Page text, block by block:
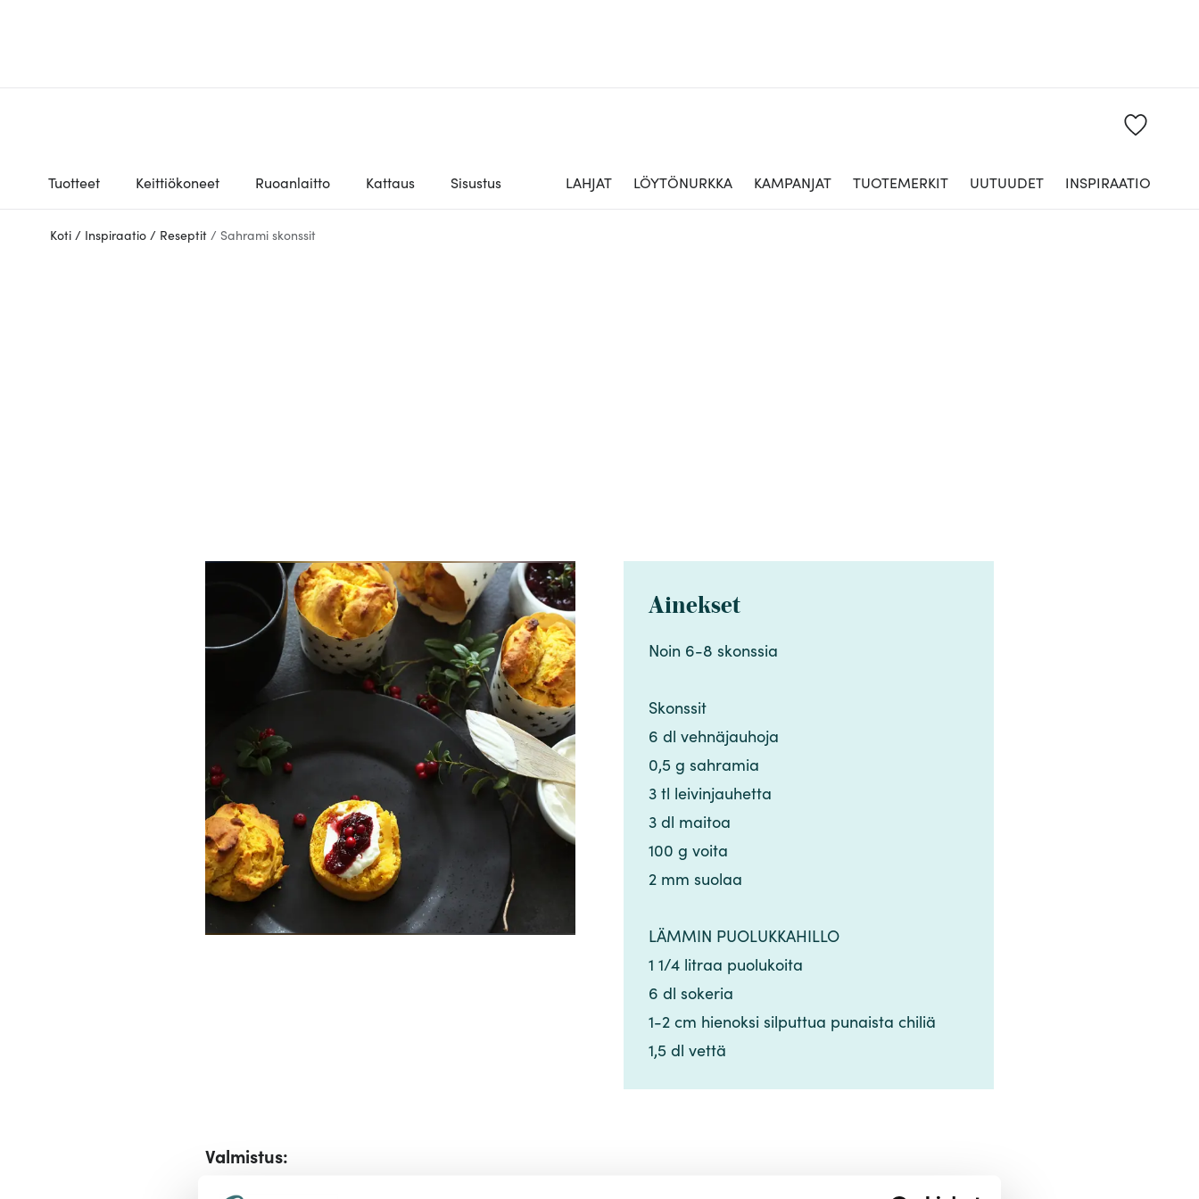
Tuotteet Keittiökoneet Ruoanlaitto Kattaus Sisustus LAHJAT LÖYTÖNURKKA KAMPANJAT TUOTEMERKIT UUTUUDET INSPIRAATIO
Koti / Inspiraatio / Reseptit / Sahrami skonssit
Ainekset
Noin 6-8 skonssia​​​​‌ ‍ ​‍​‍‌‍ ‌ ​‍‌‍‍‌‌‍‌ ‌‍‍‌‌‍ ‍​‍​‍​ ‍‍​‍​‍‌ ​ ‌‍​‌‌‍ ‍‌‍‍‌‌ ‌​‌ ‍‌​‍ ‍‌‍‍‌‌‍ ​‍​‍​‍ ​​‍​‍‌‍‍​‌ ​‍‌‍‌‌‌‍‌‍​‍​‍​ ‍‍​‍​‍‌‍‍​‌ ‌​‌ ‌​‌ ​​‌ ​ ​ ‍‍​‍ ​‍ ‌‍​ ‌‍ ‌‌ ​ ​‍ ‍‌‍​ ‌‍‌‌‌ ​‍‌ ‌‍‌‍‌‌‌ ​‍‌‍​‌​‍ ‍‌ ​ ‌‍‌‌​‍ ‌ ​​‌ ​‍‌‍ ‌‍‌​‌ ‌‌‌‍​ ‌ ‌​‌‍‍‌‌‍ ‌‍ ‍​‍ ‌‍‍‌‌‍ ‍‌ ‌​‌‍‌‌‌‍ ‍‌ ‌​​‍ ‌‍‌‌‌‍‌​‌‍‍‌‌ ‌​​‍ ‌‍ ‌‌‍ ‌‍‌​‌‍‌‌​ ‌‌ ​​‌ ​‍‌‍‌‌‌ ​ ‌‍‌‌‌‍ ‍‌ ‌​‌‍​‌‌ ‌​‌‍‍‌‌‍ ‌‍ ‍​ ‍ ‌‍‍‌‌‍‌​​ ‌‌‍​‍​ ‌​​ ‌ ‌‍‌‍​ ​‌‌‍‌‌‌‍‌​​ ‌‌​‍ ‌‌‍‌​​ ‍‌​ ​ ‌‍​‍​‍ ‌​ ‌​​ ‌‌​ ‌ ​ ‌ ​‍ ‌​ ‍​‌‍​‌​ ​‍‌‍‌​​‍ ‌​ ‌‍​ ​​​ ‌​​ ‍​​ ​ ​ ​​‌‍​‍​ ​‍‌‍​‍​ ‍‌‌‍‌‍​ ‌ ​ ‍ ‌ ‌​‌ ‍‌‌ ​​‌‍‌‌​ ‌‌ ​​‌‍​‌‌‍‌ ‌‍‌‌​ ‍ ‌ ​​‌‍​‌‌ ‌​‌‍‍​​ ‌‌‍​‍‌‍ ​‌‍ ‌‍​ ‌‍‍ ‌ ​ ​‍‌‌​ ‌‌‌​​‍‌‌ ‌‍‍ ‌‍‌‌‌ ‍‌​‍‌‌​ ​ ‌​‌​​‍‌‌​ ​ ‌​‌​​‍‌‌​ ​‍​ ​‍‌‍​‌​ ‌​‌‍​‌‌‍‌‍​ ​‌​ ​​‌‍​‌‌‍‌​​‍ ‌​ ‌ ​ ‌ ‌‍​ ​ ‍​​‍ ‌​ ‌​​ ​​‌‍​ ‌‍​‍​‍ ‌‌‍​‌​ ‌​‌‍​‍‌‍‌‌​‍ ‌​ ​ ​ ​‌​ ​​‌‍‌‌​ ‌‍​ ‍‌​ ‍​​ ‌​​ ‌‍​ ​‍​ ​‍​ ​‌​‍‌‌​ ​‍​ ​‍​‍‌‌​ ‌‌‌​‌​​‍ ‍‌‍​ ‌‍ ‌‍ ​‌ ‌‌‌‍ ‌‌‍ ‍‌ ​ ​‍‌‌​ ‌‌‌​​‍‌‌ ‌‍‍ ‌‍‌‌‌ ‍‌​‍‌‌​ ​ ‌​‌​​‍‌‌​ ​ ‌​‌​​‍‌‌​ ​‍​ ​‍​ ‌​​ ‌‍​ ‌‍​ ​ ​ ​ ​ ‍​​ ​‍​ ‍‌‌‍‌‌‌‍‌​​ ‌ ​ ‍​​‍‌‌​ ​‍​ ​‍​‍‌‌​ ‌‌‌​‌​​‍ ‍‌‍‍‌‌ ‌​‌‍‌‌‌‍ ‌‌ ​ ​‍‌‌​ ‌‌‌​​‍​ ​​​‍‌‌​ ‌‌‌​‌​​ ‌‍​‍‌‍​‌‌ ​ ‌‍‌‌‌‌‌‌‌ ​‍‌‍ ​​ ‌‌‍‍​‌ ‌​‌ ‌​‌ ​​‌ ​ ​‍‌‌​ ​ ‌​​‌​‍‌‌​ ​‍‌​‌‍​‍‌‌​ ​‍‌​‌‍‌‍​ ‌‍ ‌‌ ​ ​‍ ‍‌‍​ ‌‍‌‌‌ ​‍‌ ‌‍‌‍‌‌‌ ​‍‌‍​‌​‍ ‍‌ ​ ‌‍‌‌​‍‌‍‌‍‍‌‌‍‌​​ ‌‌‍​‍​ ‌​​ ‌ ‌‍‌‍​ ​‌‌‍‌‌‌‍‌​​ ‌‌​‍ ‌‌‍‌​​ ‍‌​ ​ ‌‍​‍​‍ ‌​ ‌​​ ‌‌​ ‌ ​ ‌ ​‍ ‌​ ‍​‌‍​‌​ ​‍‌‍‌​​‍ ‌​ ‌‍​ ​​​ ‌​​ ‍​​ ​ ​ ​​‌‍​‍​ ​‍‌‍​‍​ ‍‌‌‍‌‍​ ‌ ​‍‌‍‌ ‌​‌ ‍‌‌ ​​‌‍‌‌​ ‌‌ ​​‌‍​‌‌‍‌ ‌‍‌‌​‍‌‍‌ ​​‌‍​‌‌ ‌​‌‍‍​​ ‌‌‍​‍‌‍ ​‌‍ ‌‍​ ‌‍‍ ‌ ​ ​‍‌‌​ ‌‌‌​​‍‌‌ ‌‍‍ ‌‍‌‌‌ ‍‌​‍‌‌​ ​ ‌​‌​​‍‌‌​ ​ ‌​‌​​‍‌‌​ ​‍​ ​‍‌‍​‌​ ‌​‌‍​‌‌‍‌‍​ ​‌​ ​​‌‍​‌‌‍‌​​‍ ‌​ ‌ ​ ‌ ‌‍​ ​ ‍​​‍ ‌​ ‌​​ ​​‌‍​ ‌‍​‍​‍ ‌‌‍​‌​ ‌​‌‍​‍‌‍‌‌​‍ ‌​ ​ ​ ​‌​ ​​‌‍‌‌​ ‌‍​ ‍‌​ ‍​​ ‌​​ ‌‍​ ​‍​ ​‍​ ​‌​‍‌‌​ ​‍​ ​‍​‍‌‌​ ‌‌‌​‌​​‍ ‍‌‍​ ‌‍ ‌‍ ​‌ ‌‌‌‍ ‌‌‍ ‍‌ ​ ​‍‌‌​ ‌‌‌​​‍‌‌ ‌‍‍ ‌‍‌‌‌ ‍‌​‍‌‌​ ​ ‌​‌​​‍‌‌​ ​ ‌​‌​​‍‌‌​ ​‍​ ​‍​ ‌​​ ‌‍​ ‌‍​ ​ ​ ​ ​ ‍​​ ​‍​ ‍‌‌‍‌‌‌‍‌​​ ‌ ​ ‍​​‍‌‌​ ​‍​ ​‍​‍‌‌​ ‌‌‌​‌​​‍ ‍‌‍‍‌‌ ‌​‌‍‌‌‌‍ ‌‌ ​ ​‍‌‌​ ‌‌‌​​‍​ ​​​‍‌‌​ ‌‌‌​‌​​‍‌‍‌ ‌ ‌‍ ‌ ​‍‌‍‍ ‌ ​ ‌ ​​‌‍​‌‌‍​ ‌‍‌‌​ ‌‌ ​​‌ ​‍‌‍ ‌‍‌​‌ ‌‌‌‍​ ‌ ‌​‌‍‍‌‌‍ ‌‍ ‍​‍‌‍‌ ​​‌‍‌‌‌ ​‍‌ ​ ‌ ​​‌‍‌‌‌‍​ ‌ ‌​‌‍‍‌‌ ‌‍‌‍‌‌​ ‌‌ ​​‌ ‌‌‌‍​‍‌‍ ​‌‍‍‌‌ ​ ‌‍‍​‌‍‌‌‌‍‌​​‍​‍‌ ‌
Skonssit​​​​‌ ‍ ​‍​‍‌‍ ‌ ​‍‌‍‍‌‌‍‌ ‌‍‍‌‌‍ ‍​‍​‍​ ‍‍​‍​‍‌ ​ ‌‍​‌‌‍ ‍‌‍‍‌‌ ‌​‌ ‍‌​‍ ‍‌‍‍‌‌‍ ​‍​‍​‍ ​​‍​‍‌‍‍​‌ ​‍‌‍‌‌‌‍‌‍​‍​‍​ ‍‍​‍​‍‌‍‍​‌ ‌​‌ ‌​‌ ​​‌ ​ ​ ‍‍​‍ ​‍ ‌‍​ ‌‍ ‌‌ ​ ​‍ ‍‌‍​ ‌‍‌‌‌ ​‍‌ ‌‍‌‍‌‌‌ ​‍‌‍​‌​‍ ‍‌ ​ ‌‍‌‌​‍ ‌ ​​‌ ​‍‌‍ ‌‍‌​‌ ‌‌‌‍​ ‌ ‌​‌‍‍‌‌‍ ‌‍ ‍​‍ ‌‍‍‌‌‍ ‍‌ ‌​‌‍‌‌‌‍ ‍‌ ‌​​‍ ‌‍‌‌‌‍‌​‌‍‍‌‌ ‌​​‍ ‌‍ ‌‌‍ ‌‍‌​‌‍‌‌​ ‌‌ ​​‌ ​‍‌‍‌‌‌ ​ ‌‍‌‌‌‍ ‍‌ ‌​‌‍​‌‌ ‌​‌‍‍‌‌‍ ‌‍ ‍​ ‍ ‌‍‍‌‌‍‌​​ ‌‌‍​‍​ ‌​​ ‌ ‌‍‌‍​ ​‌‌‍‌‌‌‍‌​​ ‌‌​‍ ‌‌‍‌​​ ‍‌​ ​ ‌‍​‍​‍ ‌​ ‌​​ ‌‌​ ‌ ​ ‌ ​‍ ‌​ ‍​‌‍​‌​ ​‍‌‍‌​​‍ ‌​ ‌‍​ ​​​ ‌​​ ‍​​ ​ ​ ​​‌‍​‍​ ​‍‌‍​‍​ ‍‌‌‍‌‍​ ‌ ​ ‍ ‌ ‌​‌ ‍‌‌ ​​‌‍‌‌​ ‌‌ ​​‌‍​‌‌‍‌ ‌‍‌‌​ ‍ ‌ ​​‌‍​‌‌ ‌​‌‍‍​​ ‌‌‍​‍‌‍ ​‌‍ ‌‍​ ‌‍‍ ‌ ​ ​‍‌‌​ ‌‌‌​​‍‌‌ ‌‍‍ ‌‍‌‌‌ ‍‌​‍‌‌​ ​ ‌​‌​​‍‌‌​ ​ ‌​‌​​‍‌‌​ ​‍​ ​‍‌‍​‌​ ‌​‌‍​‌‌‍‌‍​ ​‌​ ​​‌‍​‌‌‍‌​​‍ ‌​ ‌ ​ ‌ ‌‍​ ​ ‍​​‍ ‌​ ‌​​ ​​‌‍​ ‌‍​‍​‍ ‌‌‍​‌​ ‌​‌‍​‍‌‍‌‌​‍ ‌​ ​ ​ ​‌​ ​​‌‍‌‌​ ‌‍​ ‍‌​ ‍​​ ‌​​ ‌‍​ ​‍​ ​‍​ ​‌​‍‌‌​ ​‍​ ​‍​‍‌‌​ ‌‌‌​‌​​‍ ‍‌‍​ ‌‍ ‌‍ ​‌ ‌‌‌‍ ‌‌‍ ‍‌ ​ ​‍‌‌​ ‌‌‌​​‍‌‌ ‌‍‍ ‌‍‌‌‌ ‍‌​‍‌‌​ ​ ‌​‌​​‍‌‌​ ​ ‌​‌​​‍‌‌​ ​‍​ ​‍​ ‌​​ ‌‍​ ‌‍​ ​ ​ ​ ​ ‍​​ ​‍​ ‍‌‌‍‌‌‌‍‌​​ ‌ ​ ‍​​‍‌‌​ ​‍​ ​‍​‍‌‌​ ‌‌‌​‌​​‍ ‍‌‍‍‌‌ ‌​‌‍‌‌‌‍ ‌‌ ​ ​‍‌‌​ ‌‌‌​​‍​ ​‍​‍‌‌​ ‌‌‌​‌​​ ‌‍​‍‌‍​‌‌ ​ ‌‍‌‌‌‌‌‌‌ ​‍‌‍ ​​ ‌‌‍‍​‌ ‌​‌ ‌​‌ ​​‌ ​ ​‍‌‌​ ​ ‌​​‌​‍‌‌​ ​‍‌​‌‍​‍‌‌​ ​‍‌​‌‍‌‍​ ‌‍ ‌‌ ​ ​‍ ‍‌‍​ ‌‍‌‌‌ ​‍‌ ‌‍‌‍‌‌‌ ​‍‌‍​‌​‍ ‍‌ ​ ‌‍‌‌​‍‌‍‌‍‍‌‌‍‌​​ ‌‌‍​‍​ ‌​​ ‌ ‌‍‌‍​ ​‌‌‍‌‌‌‍‌​​ ‌‌​‍ ‌‌‍‌​​ ‍‌​ ​ ‌‍​‍​‍ ‌​ ‌​​ ‌‌​ ‌ ​ ‌ ​‍ ‌​ ‍​‌‍​‌​ ​‍‌‍‌​​‍ ‌​ ‌‍​ ​​​ ‌​​ ‍​​ ​ ​ ​​‌‍​‍​ ​‍‌‍​‍​ ‍‌‌‍‌‍​ ‌ ​‍‌‍‌ ‌​‌ ‍‌‌ ​​‌‍‌‌​ ‌‌ ​​‌‍​‌‌‍‌ ‌‍‌‌​‍‌‍‌ ​​‌‍​‌‌ ‌​‌‍‍​​ ‌‌‍​‍‌‍ ​‌‍ ‌‍​ ‌‍‍ ‌ ​ ​‍‌‌​ ‌‌‌​​‍‌‌ ‌‍‍ ‌‍‌‌‌ ‍‌​‍‌‌​ ​ ‌​‌​​‍‌‌​ ​ ‌​‌​​‍‌‌​ ​‍​ ​‍‌‍​‌​ ‌​‌‍​‌‌‍‌‍​ ​‌​ ​​‌‍​‌‌‍‌​​‍ ‌​ ‌ ​ ‌ ‌‍​ ​ ‍​​‍ ‌​ ‌​​ ​​‌‍​ ‌‍​‍​‍ ‌‌‍​‌​ ‌​‌‍​‍‌‍‌‌​‍ ‌​ ​ ​ ​‌​ ​​‌‍‌‌​ ‌‍​ ‍‌​ ‍​​ ‌​​ ‌‍​ ​‍​ ​‍​ ​‌​‍‌‌​ ​‍​ ​‍​‍‌‌​ ‌‌‌​‌​​‍ ‍‌‍​ ‌‍ ‌‍ ​‌ ‌‌‌‍ ‌‌‍ ‍‌ ​ ​‍‌‌​ ‌‌‌​​‍‌‌ ‌‍‍ ‌‍‌‌‌ ‍‌​‍‌‌​ ​ ‌​‌​​‍‌‌​ ​ ‌​‌​​‍‌‌​ ​‍​ ​‍​ ‌​​ ‌‍​ ‌‍​ ​ ​ ​ ​ ‍​​ ​‍​ ‍‌‌‍‌‌‌‍‌​​ ‌ ​ ‍​​‍‌‌​ ​‍​ ​‍​‍‌‌​ ‌‌‌​‌​​‍ ‍‌‍‍‌‌ ‌​‌‍‌‌‌‍ ‌‌ ​ ​‍‌‌​ ‌‌‌​​‍​ ​‍​‍‌‌​ ‌‌‌​‌​​‍‌‍‌ ‌ ‌‍ ‌ ​‍‌‍‍ ‌ ​ ‌ ​​‌‍​‌‌‍​ ‌‍‌‌​ ‌‌ ​​‌ ​‍‌‍ ‌‍‌​‌ ‌‌‌‍​ ‌ ‌​‌‍‍‌‌‍ ‌‍ ‍​‍‌‍‌ ​​‌‍‌‌‌ ​‍‌ ​ ‌ ​​‌‍‌‌‌‍​ ‌ ‌​‌‍‍‌‌ ‌‍‌‍‌‌​ ‌‌ ​​‌ ‌‌‌‍​‍‌‍ ​‌‍‍‌‌ ​ ‌‍‍​‌‍‌‌‌‍‌​​‍​‍‌ ‌
6 dl vehnäjauhoja​​​​‌ ‍ ​‍​‍‌‍ ‌ ​‍‌‍‍‌‌‍‌ ‌‍‍‌‌‍ ‍​‍​‍​ ‍‍​‍​‍‌ ​ ‌‍​‌‌‍ ‍‌‍‍‌‌ ‌​‌ ‍‌​‍ ‍‌‍‍‌‌‍ ​‍​‍​‍ ​​‍​‍‌‍‍​‌ ​‍‌‍‌‌‌‍‌‍​‍​‍​ ‍‍​‍​‍‌‍‍​‌ ‌​‌ ‌​‌ ​​‌ ​ ​ ‍‍​‍ ​‍ ‌‍​ ‌‍ ‌‌ ​ ​‍ ‍‌‍​ ‌‍‌‌‌ ​‍‌ ‌‍‌‍‌‌‌ ​‍‌‍​‌​‍ ‍‌ ​ ‌‍‌‌​‍ ‌ ​​‌ ​‍‌‍ ‌‍‌​‌ ‌‌‌‍​ ‌ ‌​‌‍‍‌‌‍ ‌‍ ‍​‍ ‌‍‍‌‌‍ ‍‌ ‌​‌‍‌‌‌‍ ‍‌ ‌​​‍ ‌‍‌‌‌‍‌​‌‍‍‌‌ ‌​​‍ ‌‍ ‌‌‍ ‌‍‌​‌‍‌‌​ ‌‌ ​​‌ ​‍‌‍‌‌‌ ​ ‌‍‌‌‌‍ ‍‌ ‌​‌‍​‌‌ ‌​‌‍‍‌‌‍ ‌‍ ‍​ ‍ ‌‍‍‌‌‍‌​​ ‌‌‍​‍​ ‌​​ ‌ ‌‍‌‍​ ​‌‌‍‌‌‌‍‌​​ ‌‌​‍ ‌‌‍‌​​ ‍‌​ ​ ‌‍​‍​‍ ‌​ ‌​​ ‌‌​ ‌ ​ ‌ ​‍ ‌​ ‍​‌‍​‌​ ​‍‌‍‌​​‍ ‌​ ‌‍​ ​​​ ‌​​ ‍​​ ​ ​ ​​‌‍​‍​ ​‍‌‍​‍​ ‍‌‌‍‌‍​ ‌ ​ ‍ ‌ ‌​‌ ‍‌‌ ​​‌‍‌‌​ ‌‌ ​​‌‍​‌‌‍‌ ‌‍‌‌​ ‍ ‌ ​​‌‍​‌‌ ‌​‌‍‍​​ ‌‌‍​‍‌‍ ​‌‍ ‌‍​ ‌‍‍ ‌ ​ ​‍‌‌​ ‌‌‌​​‍‌‌ ‌‍‍ ‌‍‌‌‌ ‍‌​‍‌‌​ ​ ‌​‌​​‍‌‌​ ​ ‌​‌​​‍‌‌​ ​‍​ ​‍‌‍​‌​ ‌​‌‍​‌‌‍‌‍​ ​‌​ ​​‌‍​‌‌‍‌​​‍ ‌​ ‌ ​ ‌ ‌‍​ ​ ‍​​‍ ‌​ ‌​​ ​​‌‍​ ‌‍​‍​‍ ‌‌‍​‌​ ‌​‌‍​‍‌‍‌‌​‍ ‌​ ​ ​ ​‌​ ​​‌‍‌‌​ ‌‍​ ‍‌​ ‍​​ ‌​​ ‌‍​ ​‍​ ​‍​ ​‌​‍‌‌​ ​‍​ ​‍​‍‌‌​ ‌‌‌​‌​​‍ ‍‌‍​ ‌‍ ‌‍ ​‌ ‌‌‌‍ ‌‌‍ ‍‌ ​ ​‍‌‌​ ‌‌‌​​‍‌‌ ‌‍‍ ‌‍‌‌‌ ‍‌​‍‌‌​ ​ ‌​‌​​‍‌‌​ ​ ‌​‌​​‍‌‌​ ​‍​ ​‍​ ‌​​ ‌‍​ ‌‍​ ​ ​ ​ ​ ‍​​ ​‍​ ‍‌‌‍‌‌‌‍‌​​ ‌ ​ ‍​​‍‌‌​ ​‍​ ​‍​‍‌‌​ ‌‌‌​‌​​‍ ‍‌‍‍‌‌ ‌​‌‍‌‌‌‍ ‌‌ ​ ​‍‌‌​ ‌‌‌​​‍​ ​ ​‍‌‌​ ‌‌‌​‌​​ ‌‍​‍‌‍​‌‌ ​ ‌‍‌‌‌‌‌‌‌ ​‍‌‍ ​​ ‌‌‍‍​‌ ‌​‌ ‌​‌ ​​‌ ​ ​‍‌‌​ ​ ‌​​‌​‍‌‌​ ​‍‌​‌‍​‍‌‌​ ​‍‌​‌‍‌‍​ ‌‍ ‌‌ ​ ​‍ ‍‌‍​ ‌‍‌‌‌ ​‍‌ ‌‍‌‍‌‌‌ ​‍‌‍​‌​‍ ‍‌ ​ ‌‍‌‌​‍‌‍‌‍‍‌‌‍‌​​ ‌‌‍​‍​ ‌​​ ‌ ‌‍‌‍​ ​‌‌‍‌‌‌‍‌​​ ‌‌​‍ ‌‌‍‌​​ ‍‌​ ​ ‌‍​‍​‍ ‌​ ‌​​ ‌‌​ ‌ ​ ‌ ​‍ ‌​ ‍​‌‍​‌​ ​‍‌‍‌​​‍ ‌​ ‌‍​ ​​​ ‌​​ ‍​​ ​ ​ ​​‌‍​‍​ ​‍‌‍​‍​ ‍‌‌‍‌‍​ ‌ ​‍‌‍‌ ‌​‌ ‍‌‌ ​​‌‍‌‌​ ‌‌ ​​‌‍​‌‌‍‌ ‌‍‌‌​‍‌‍‌ ​​‌‍​‌‌ ‌​‌‍‍​​ ‌‌‍​‍‌‍ ​‌‍ ‌‍​ ‌‍‍ ‌ ​ ​‍‌‌​ ‌‌‌​​‍‌‌ ‌‍‍ ‌‍‌‌‌ ‍‌​‍‌‌​ ​ ‌​‌​​‍‌‌​ ​ ‌​‌​​‍‌‌​ ​‍​ ​‍‌‍​‌​ ‌​‌‍​‌‌‍‌‍​ ​‌​ ​​‌‍​‌‌‍‌​​‍ ‌​ ‌ ​ ‌ ‌‍​ ​ ‍​​‍ ‌​ ‌​​ ​​‌‍​ ‌‍​‍​‍ ‌‌‍​‌​ ‌​‌‍​‍‌‍‌‌​‍ ‌​ ​ ​ ​‌​ ​​‌‍‌‌​ ‌‍​ ‍‌​ ‍​​ ‌​​ ‌‍​ ​‍​ ​‍​ ​‌​‍‌‌​ ​‍​ ​‍​‍‌‌​ ‌‌‌​‌​​‍ ‍‌‍​ ‌‍ ‌‍ ​‌ ‌‌‌‍ ‌‌‍ ‍‌ ​ ​‍‌‌​ ‌‌‌​​‍‌‌ ‌‍‍ ‌‍‌‌‌ ‍‌​‍‌‌​ ​ ‌​‌​​‍‌‌​ ​ ‌​‌​​‍‌‌​ ​‍​ ​‍​ ‌​​ ‌‍​ ‌‍​ ​ ​ ​ ​ ‍​​ ​‍​ ‍‌‌‍‌‌‌‍‌​​ ‌ ​ ‍​​‍‌‌​ ​‍​ ​‍​‍‌‌​ ‌‌‌​‌​​‍ ‍‌‍‍‌‌ ‌​‌‍‌‌‌‍ ‌‌ ​ ​‍‌‌​ ‌‌‌​​‍​ ​ ​‍‌‌​ ‌‌‌​‌​​‍‌‍‌ ‌ ‌‍ ‌ ​‍‌‍‍ ‌ ​ ‌ ​​‌‍​‌‌‍​ ‌‍‌‌​ ‌‌ ​​‌ ​‍‌‍ ‌‍‌​‌ ‌‌‌‍​ ‌ ‌​‌‍‍‌‌‍ ‌‍ ‍​‍‌‍‌ ​​‌‍‌‌‌ ​‍‌ ​ ‌ ​​‌‍‌‌‌‍​ ‌ ‌​‌‍‍‌‌ ‌‍‌‍‌‌​ ‌‌ ​​‌ ‌‌‌‍​‍‌‍ ​‌‍‍‌‌ ​ ‌‍‍​‌‍‌‌‌‍‌​​‍​‍‌ ‌
0,5 g sahramia​​​​‌ ‍ ​‍​‍‌‍ ‌ ​‍‌‍‍‌‌‍‌ ‌‍‍‌‌‍ ‍​‍​‍​ ‍‍​‍​‍‌ ​ ‌‍​‌‌‍ ‍‌‍‍‌‌ ‌​‌ ‍‌​‍ ‍‌‍‍‌‌‍ ​‍​‍​‍ ​​‍​‍‌‍‍​‌ ​‍‌‍‌‌‌‍‌‍​‍​‍​ ‍‍​‍​‍‌‍‍​‌ ‌​‌ ‌​‌ ​​‌ ​ ​ ‍‍​‍ ​‍ ‌‍​ ‌‍ ‌‌ ​ ​‍ ‍‌‍​ ‌‍‌‌‌ ​‍‌ ‌‍‌‍‌‌‌ ​‍‌‍​‌​‍ ‍‌ ​ ‌‍‌‌​‍ ‌ ​​‌ ​‍‌‍ ‌‍‌​‌ ‌‌‌‍​ ‌ ‌​‌‍‍‌‌‍ ‌‍ ‍​‍ ‌‍‍‌‌‍ ‍‌ ‌​‌‍‌‌‌‍ ‍‌ ‌​​‍ ‌‍‌‌‌‍‌​‌‍‍‌‌ ‌​​‍ ‌‍ ‌‌‍ ‌‍‌​‌‍‌‌​ ‌‌ ​​‌ ​‍‌‍‌‌‌ ​ ‌‍‌‌‌‍ ‍‌ ‌​‌‍​‌‌ ‌​‌‍‍‌‌‍ ‌‍ ‍​ ‍ ‌‍‍‌‌‍‌​​ ‌‌‍​‍​ ‌​​ ‌ ‌‍‌‍​ ​‌‌‍‌‌‌‍‌​​ ‌‌​‍ ‌‌‍‌​​ ‍‌​ ​ ‌‍​‍​‍ ‌​ ‌​​ ‌‌​ ‌ ​ ‌ ​‍ ‌​ ‍​‌‍​‌​ ​‍‌‍‌​​‍ ‌​ ‌‍​ ​​​ ‌​​ ‍​​ ​ ​ ​​‌‍​‍​ ​‍‌‍​‍​ ‍‌‌‍‌‍​ ‌ ​ ‍ ‌ ‌​‌ ‍‌‌ ​​‌‍‌‌​ ‌‌ ​​‌‍​‌‌‍‌ ‌‍‌‌​ ‍ ‌ ​​‌‍​‌‌ ‌​‌‍‍​​ ‌‌‍​‍‌‍ ​‌‍ ‌‍​ ‌‍‍ ‌ ​ ​‍‌‌​ ‌‌‌​​‍‌‌ ‌‍‍ ‌‍‌‌‌ ‍‌​‍‌‌​ ​ ‌​‌​​‍‌‌​ ​ ‌​‌​​‍‌‌​ ​‍​ ​‍‌‍​‌​ ‌​‌‍​‌‌‍‌‍​ ​‌​ ​​‌‍​‌‌‍‌​​‍ ‌​ ‌ ​ ‌ ‌‍​ ​ ‍​​‍ ‌​ ‌​​ ​​‌‍​ ‌‍​‍​‍ ‌‌‍​‌​ ‌​‌‍​‍‌‍‌‌​‍ ‌​ ​ ​ ​‌​ ​​‌‍‌‌​ ‌‍​ ‍‌​ ‍​​ ‌​​ ‌‍​ ​‍​ ​‍​ ​‌​‍‌‌​ ​‍​ ​‍​‍‌‌​ ‌‌‌​‌​​‍ ‍‌‍​ ‌‍ ‌‍ ​‌ ‌‌‌‍ ‌‌‍ ‍‌ ​ ​‍‌‌​ ‌‌‌​​‍‌‌ ‌‍‍ ‌‍‌‌‌ ‍‌​‍‌‌​ ​ ‌​‌​​‍‌‌​ ​ ‌​‌​​‍‌‌​ ​‍​ ​‍​ ‌​​ ‌‍​ ‌‍​ ​ ​ ​ ​ ‍​​ ​‍​ ‍‌‌‍‌‌‌‍‌​​ ‌ ​ ‍​​‍‌‌​ ​‍​ ​‍​‍‌‌​ ‌‌‌​‌​​‍ ‍‌‍‍‌‌ ‌​‌‍‌‌‌‍ ‌‌ ​ ​‍‌‌​ ‌‌‌​​‍​ ‌​​‍‌‌​ ‌‌‌​‌​​ ‌‍​‍‌‍​‌‌ ​ ‌‍‌‌‌‌‌‌‌ ​‍‌‍ ​​ ‌‌‍‍​‌ ‌​‌ ‌​‌ ​​‌ ​ ​‍‌‌​ ​ ‌​​‌​‍‌‌​ ​‍‌​‌‍​‍‌‌​ ​‍‌​‌‍‌‍​ ‌‍ ‌‌ ​ ​‍ ‍‌‍​ ‌‍‌‌‌ ​‍‌ ‌‍‌‍‌‌‌ ​‍‌‍​‌​‍ ‍‌ ​ ‌‍‌‌​‍‌‍‌‍‍‌‌‍‌​​ ‌‌‍​‍​ ‌​​ ‌ ‌‍‌‍​ ​‌‌‍‌‌‌‍‌​​ ‌‌​‍ ‌‌‍‌​​ ‍‌​ ​ ‌‍​‍​‍ ‌​ ‌​​ ‌‌​ ‌ ​ ‌ ​‍ ‌​ ‍​‌‍​‌​ ​‍‌‍‌​​‍ ‌​ ‌‍​ ​​​ ‌​​ ‍​​ ​ ​ ​​‌‍​‍​ ​‍‌‍​‍​ ‍‌‌‍‌‍​ ‌ ​‍‌‍‌ ‌​‌ ‍‌‌ ​​‌‍‌‌​ ‌‌ ​​‌‍​‌‌‍‌ ‌‍‌‌​‍‌‍‌ ​​‌‍​‌‌ ‌​‌‍‍​​ ‌‌‍​‍‌‍ ​‌‍ ‌‍​ ‌‍‍ ‌ ​ ​‍‌‌​ ‌‌‌​​‍‌‌ ‌‍‍ ‌‍‌‌‌ ‍‌​‍‌‌​ ​ ‌​‌​​‍‌‌​ ​ ‌​‌​​‍‌‌​ ​‍​ ​‍‌‍​‌​ ‌​‌‍​‌‌‍‌‍​ ​‌​ ​​‌‍​‌‌‍‌​​‍ ‌​ ‌ ​ ‌ ‌‍​ ​ ‍​​‍ ‌​ ‌​​ ​​‌‍​ ‌‍​‍​‍ ‌‌‍​‌​ ‌​‌‍​‍‌‍‌‌​‍ ‌​ ​ ​ ​‌​ ​​‌‍‌‌​ ‌‍​ ‍‌​ ‍​​ ‌​​ ‌‍​ ​‍​ ​‍​ ​‌​‍‌‌​ ​‍​ ​‍​‍‌‌​ ‌‌‌​‌​​‍ ‍‌‍​ ‌‍ ‌‍ ​‌ ‌‌‌‍ ‌‌‍ ‍‌ ​ ​‍‌‌​ ‌‌‌​​‍‌‌ ‌‍‍ ‌‍‌‌‌ ‍‌​‍‌‌​ ​ ‌​‌​​‍‌‌​ ​ ‌​‌​​‍‌‌​ ​‍​ ​‍​ ‌​​ ‌‍​ ‌‍​ ​ ​ ​ ​ ‍​​ ​‍​ ‍‌‌‍‌‌‌‍‌​​ ‌ ​ ‍​​‍‌‌​ ​‍​ ​‍​‍‌‌​ ‌‌‌​‌​​‍ ‍‌‍‍‌‌ ‌​‌‍‌‌‌‍ ‌‌ ​ ​‍‌‌​ ‌‌‌​​‍​ ‌​​‍‌‌​ ‌‌‌​‌​​‍‌‍‌ ‌ ‌‍ ‌ ​‍‌‍‍ ‌ ​ ‌ ​​‌‍​‌‌‍​ ‌‍‌‌​ ‌‌ ​​‌ ​‍‌‍ ‌‍‌​‌ ‌‌‌‍​ ‌ ‌​‌‍‍‌‌‍ ‌‍ ‍​‍‌‍‌ ​​‌‍‌‌‌ ​‍‌ ​ ‌ ​​‌‍‌‌‌‍​ ‌ ‌​‌‍‍‌‌ ‌‍‌‍‌‌​ ‌‌ ​​‌ ‌‌‌‍​‍‌‍ ​‌‍‍‌‌ ​ ‌‍‍​‌‍‌‌‌‍‌​​‍​‍‌ ‌
3 tl leivinjauhetta​​​​‌ ‍ ​‍​‍‌‍ ‌ ​‍‌‍‍‌‌‍‌ ‌‍‍‌‌‍ ‍​‍​‍​ ‍‍​‍​‍‌ ​ ‌‍​‌‌‍ ‍‌‍‍‌‌ ‌​‌ ‍‌​‍ ‍‌‍‍‌‌‍ ​‍​‍​‍ ​​‍​‍‌‍‍​‌ ​‍‌‍‌‌‌‍‌‍​‍​‍​ ‍‍​‍​‍‌‍‍​‌ ‌​‌ ‌​‌ ​​‌ ​ ​ ‍‍​‍ ​‍ ‌‍​ ‌‍ ‌‌ ​ ​‍ ‍‌‍​ ‌‍‌‌‌ ​‍‌ ‌‍‌‍‌‌‌ ​‍‌‍​‌​‍ ‍‌ ​ ‌‍‌‌​‍ ‌ ​​‌ ​‍‌‍ ‌‍‌​‌ ‌‌‌‍​ ‌ ‌​‌‍‍‌‌‍ ‌‍ ‍​‍ ‌‍‍‌‌‍ ‍‌ ‌​‌‍‌‌‌‍ ‍‌ ‌​​‍ ‌‍‌‌‌‍‌​‌‍‍‌‌ ‌​​‍ ‌‍ ‌‌‍ ‌‍‌​‌‍‌‌​ ‌‌ ​​‌ ​‍‌‍‌‌‌ ​ ‌‍‌‌‌‍ ‍‌ ‌​‌‍​‌‌ ‌​‌‍‍‌‌‍ ‌‍ ‍​ ‍ ‌‍‍‌‌‍‌​​ ‌‌‍​‍​ ‌​​ ‌ ‌‍‌‍​ ​‌‌‍‌‌‌‍‌​​ ‌‌​‍ ‌‌‍‌​​ ‍‌​ ​ ‌‍​‍​‍ ‌​ ‌​​ ‌‌​ ‌ ​ ‌ ​‍ ‌​ ‍​‌‍​‌​ ​‍‌‍‌​​‍ ‌​ ‌‍​ ​​​ ‌​​ ‍​​ ​ ​ ​​‌‍​‍​ ​‍‌‍​‍​ ‍‌‌‍‌‍​ ‌ ​ ‍ ‌ ‌​‌ ‍‌‌ ​​‌‍‌‌​ ‌‌ ​​‌‍​‌‌‍‌ ‌‍‌‌​ ‍ ‌ ​​‌‍​‌‌ ‌​‌‍‍​​ ‌‌‍​‍‌‍ ​‌‍ ‌‍​ ‌‍‍ ‌ ​ ​‍‌‌​ ‌‌‌​​‍‌‌ ‌‍‍ ‌‍‌‌‌ ‍‌​‍‌‌​ ​ ‌​‌​​‍‌‌​ ​ ‌​‌​​‍‌‌​ ​‍​ ​‍‌‍​‌​ ‌​‌‍​‌‌‍‌‍​ ​‌​ ​​‌‍​‌‌‍‌​​‍ ‌​ ‌ ​ ‌ ‌‍​ ​ ‍​​‍ ‌​ ‌​​ ​​‌‍​ ‌‍​‍​‍ ‌‌‍​‌​ ‌​‌‍​‍‌‍‌‌​‍ ‌​ ​ ​ ​‌​ ​​‌‍‌‌​ ‌‍​ ‍‌​ ‍​​ ‌​​ ‌‍​ ​‍​ ​‍​ ​‌​‍‌‌​ ​‍​ ​‍​‍‌‌​ ‌‌‌​‌​​‍ ‍‌‍​ ‌‍ ‌‍ ​‌ ‌‌‌‍ ‌‌‍ ‍‌ ​ ​‍‌‌​ ‌‌‌​​‍‌‌ ‌‍‍ ‌‍‌‌‌ ‍‌​‍‌‌​ ​ ‌​‌​​‍‌‌​ ​ ‌​‌​​‍‌‌​ ​‍​ ​‍​ ‌​​ ‌‍​ ‌‍​ ​ ​ ​ ​ ‍​​ ​‍​ ‍‌‌‍‌‌‌‍‌​​ ‌ ​ ‍​​‍‌‌​ ​‍​ ​‍​‍‌‌​ ‌‌‌​‌​​‍ ‍‌‍‍‌‌ ‌​‌‍‌‌‌‍ ‌‌ ​ ​‍‌‌​ ‌‌‌​​‍​ ‌‌​‍‌‌​ ‌‌‌​‌​​ ‌‍​‍‌‍​‌‌ ​ ‌‍‌‌‌‌‌‌‌ ​‍‌‍ ​​ ‌‌‍‍​‌ ‌​‌ ‌​‌ ​​‌ ​ ​‍‌‌​ ​ ‌​​‌​‍‌‌​ ​‍‌​‌‍​‍‌‌​ ​‍‌​‌‍‌‍​ ‌‍ ‌‌ ​ ​‍ ‍‌‍​ ‌‍‌‌‌ ​‍‌ ‌‍‌‍‌‌‌ ​‍‌‍​‌​‍ ‍‌ ​ ‌‍‌‌​‍‌‍‌‍‍‌‌‍‌​​ ‌‌‍​‍​ ‌​​ ‌ ‌‍‌‍​ ​‌‌‍‌‌‌‍‌​​ ‌‌​‍ ‌‌‍‌​​ ‍‌​ ​ ‌‍​‍​‍ ‌​ ‌​​ ‌‌​ ‌ ​ ‌ ​‍ ‌​ ‍​‌‍​‌​ ​‍‌‍‌​​‍ ‌​ ‌‍​ ​​​ ‌​​ ‍​​ ​ ​ ​​‌‍​‍​ ​‍‌‍​‍​ ‍‌‌‍‌‍​ ‌ ​‍‌‍‌ ‌​‌ ‍‌‌ ​​‌‍‌‌​ ‌‌ ​​‌‍​‌‌‍‌ ‌‍‌‌​‍‌‍‌ ​​‌‍​‌‌ ‌​‌‍‍​​ ‌‌‍​‍‌‍ ​‌‍ ‌‍​ ‌‍‍ ‌ ​ ​‍‌‌​ ‌‌‌​​‍‌‌ ‌‍‍ ‌‍‌‌‌ ‍‌​‍‌‌​ ​ ‌​‌​​‍‌‌​ ​ ‌​‌​​‍‌‌​ ​‍​ ​‍‌‍​‌​ ‌​‌‍​‌‌‍‌‍​ ​‌​ ​​‌‍​‌‌‍‌​​‍ ‌​ ‌ ​ ‌ ‌‍​ ​ ‍​​‍ ‌​ ‌​​ ​​‌‍​ ‌‍​‍​‍ ‌‌‍​‌​ ‌​‌‍​‍‌‍‌‌​‍ ‌​ ​ ​ ​‌​ ​​‌‍‌‌​ ‌‍​ ‍‌​ ‍​​ ‌​​ ‌‍​ ​‍​ ​‍​ ​‌​‍‌‌​ ​‍​ ​‍​‍‌‌​ ‌‌‌​‌​​‍ ‍‌‍​ ‌‍ ‌‍ ​‌ ‌‌‌‍ ‌‌‍ ‍‌ ​ ​‍‌‌​ ‌‌‌​​‍‌‌ ‌‍‍ ‌‍‌‌‌ ‍‌​‍‌‌​ ​ ‌​‌​​‍‌‌​ ​ ‌​‌​​‍‌‌​ ​‍​ ​‍​ ‌​​ ‌‍​ ‌‍​ ​ ​ ​ ​ ‍​​ ​‍​ ‍‌‌‍‌‌‌‍‌​​ ‌ ​ ‍​​‍‌‌​ ​‍​ ​‍​‍‌‌​ ‌‌‌​‌​​‍ ‍‌‍‍‌‌ ‌​‌‍‌‌‌‍ ‌‌ ​ ​‍‌‌​ ‌‌‌​​‍​ ‌‌​‍‌‌​ ‌‌‌​‌​​‍‌‍‌ ‌ ‌‍ ‌ ​‍‌‍‍ ‌ ​ ‌ ​​‌‍​‌‌‍​ ‌‍‌‌​ ‌‌ ​​‌ ​‍‌‍ ‌‍‌​‌ ‌‌‌‍​ ‌ ‌​‌‍‍‌‌‍ ‌‍ ‍​‍‌‍‌ ​​‌‍‌‌‌ ​‍‌ ​ ‌ ​​‌‍‌‌‌‍​ ‌ ‌​‌‍‍‌‌ ‌‍‌‍‌‌​ ‌‌ ​​‌ ‌‌‌‍​‍‌‍ ​‌‍‍‌‌ ​ ‌‍‍​‌‍‌‌‌‍‌​​‍​‍‌ ‌
3 dl maitoa​​​​‌ ‍ ​‍​‍‌‍ ‌ ​‍‌‍‍‌‌‍‌ ‌‍‍‌‌‍ ‍​‍​‍​ ‍‍​‍​‍‌ ​ ‌‍​‌‌‍ ‍‌‍‍‌‌ ‌​‌ ‍‌​‍ ‍‌‍‍‌‌‍ ​‍​‍​‍ ​​‍​‍‌‍‍​‌ ​‍‌‍‌‌‌‍‌‍​‍​‍​ ‍‍​‍​‍‌‍‍​‌ ‌​‌ ‌​‌ ​​‌ ​ ​ ‍‍​‍ ​‍ ‌‍​ ‌‍ ‌‌ ​ ​‍ ‍‌‍​ ‌‍‌‌‌ ​‍‌ ‌‍‌‍‌‌‌ ​‍‌‍​‌​‍ ‍‌ ​ ‌‍‌‌​‍ ‌ ​​‌ ​‍‌‍ ‌‍‌​‌ ‌‌‌‍​ ‌ ‌​‌‍‍‌‌‍ ‌‍ ‍​‍ ‌‍‍‌‌‍ ‍‌ ‌​‌‍‌‌‌‍ ‍‌ ‌​​‍ ‌‍‌‌‌‍‌​‌‍‍‌‌ ‌​​‍ ‌‍ ‌‌‍ ‌‍‌​‌‍‌‌​ ‌‌ ​​‌ ​‍‌‍‌‌‌ ​ ‌‍‌‌‌‍ ‍‌ ‌​‌‍​‌‌ ‌​‌‍‍‌‌‍ ‌‍ ‍​ ‍ ‌‍‍‌‌‍‌​​ ‌‌‍​‍​ ‌​​ ‌ ‌‍‌‍​ ​‌‌‍‌‌‌‍‌​​ ‌‌​‍ ‌‌‍‌​​ ‍‌​ ​ ‌‍​‍​‍ ‌​ ‌​​ ‌‌​ ‌ ​ ‌ ​‍ ‌​ ‍​‌‍​‌​ ​‍‌‍‌​​‍ ‌​ ‌‍​ ​​​ ‌​​ ‍​​ ​ ​ ​​‌‍​‍​ ​‍‌‍​‍​ ‍‌‌‍‌‍​ ‌ ​ ‍ ‌ ‌​‌ ‍‌‌ ​​‌‍‌‌​ ‌‌ ​​‌‍​‌‌‍‌ ‌‍‌‌​ ‍ ‌ ​​‌‍​‌‌ ‌​‌‍‍​​ ‌‌‍​‍‌‍ ​‌‍ ‌‍​ ‌‍‍ ‌ ​ ​‍‌‌​ ‌‌‌​​‍‌‌ ‌‍‍ ‌‍‌‌‌ ‍‌​‍‌‌​ ​ ‌​‌​​‍‌‌​ ​ ‌​‌​​‍‌‌​ ​‍​ ​‍‌‍​‌​ ‌​‌‍​‌‌‍‌‍​ ​‌​ ​​‌‍​‌‌‍‌​​‍ ‌​ ‌ ​ ‌ ‌‍​ ​ ‍​​‍ ‌​ ‌​​ ​​‌‍​ ‌‍​‍​‍ ‌‌‍​‌​ ‌​‌‍​‍‌‍‌‌​‍ ‌​ ​ ​ ​‌​ ​​‌‍‌‌​ ‌‍​ ‍‌​ ‍​​ ‌​​ ‌‍​ ​‍​ ​‍​ ​‌​‍‌‌​ ​‍​ ​‍​‍‌‌​ ‌‌‌​‌​​‍ ‍‌‍​ ‌‍ ‌‍ ​‌ ‌‌‌‍ ‌‌‍ ‍‌ ​ ​‍‌‌​ ‌‌‌​​‍‌‌ ‌‍‍ ‌‍‌‌‌ ‍‌​‍‌‌​ ​ ‌​‌​​‍‌‌​ ​ ‌​‌​​‍‌‌​ ​‍​ ​‍​ ‌​​ ‌‍​ ‌‍​ ​ ​ ​ ​ ‍​​ ​‍​ ‍‌‌‍‌‌‌‍‌​​ ‌ ​ ‍​​‍‌‌​ ​‍​ ​‍​‍‌‌​ ‌‌‌​‌​​‍ ‍‌‍‍‌‌ ‌​‌‍‌‌‌‍ ‌‌ ​ ​‍‌‌​ ‌‌‌​​‍​ ‌‍​‍‌‌​ ‌‌‌​‌​​ ‌‍​‍‌‍​‌‌ ​ ‌‍‌‌‌‌‌‌‌ ​‍‌‍ ​​ ‌‌‍‍​‌ ‌​‌ ‌​‌ ​​‌ ​ ​‍‌‌​ ​ ‌​​‌​‍‌‌​ ​‍‌​‌‍​‍‌‌​ ​‍‌​‌‍‌‍​ ‌‍ ‌‌ ​ ​‍ ‍‌‍​ ‌‍‌‌‌ ​‍‌ ‌‍‌‍‌‌‌ ​‍‌‍​‌​‍ ‍‌ ​ ‌‍‌‌​‍‌‍‌‍‍‌‌‍‌​​ ‌‌‍​‍​ ‌​​ ‌ ‌‍‌‍​ ​‌‌‍‌‌‌‍‌​​ ‌‌​‍ ‌‌‍‌​​ ‍‌​ ​ ‌‍​‍​‍ ‌​ ‌​​ ‌‌​ ‌ ​ ‌ ​‍ ‌​ ‍​‌‍​‌​ ​‍‌‍‌​​‍ ‌​ ‌‍​ ​​​ ‌​​ ‍​​ ​ ​ ​​‌‍​‍​ ​‍‌‍​‍​ ‍‌‌‍‌‍​ ‌ ​‍‌‍‌ ‌​‌ ‍‌‌ ​​‌‍‌‌​ ‌‌ ​​‌‍​‌‌‍‌ ‌‍‌‌​‍‌‍‌ ​​‌‍​‌‌ ‌​‌‍‍​​ ‌‌‍​‍‌‍ ​‌‍ ‌‍​ ‌‍‍ ‌ ​ ​‍‌‌​ ‌‌‌​​‍‌‌ ‌‍‍ ‌‍‌‌‌ ‍‌​‍‌‌​ ​ ‌​‌​​‍‌‌​ ​ ‌​‌​​‍‌‌​ ​‍​ ​‍‌‍​‌​ ‌​‌‍​‌‌‍‌‍​ ​‌​ ​​‌‍​‌‌‍‌​​‍ ‌​ ‌ ​ ‌ ‌‍​ ​ ‍​​‍ ‌​ ‌​​ ​​‌‍​ ‌‍​‍​‍ ‌‌‍​‌​ ‌​‌‍​‍‌‍‌‌​‍ ‌​ ​ ​ ​‌​ ​​‌‍‌‌​ ‌‍​ ‍‌​ ‍​​ ‌​​ ‌‍​ ​‍​ ​‍​ ​‌​‍‌‌​ ​‍​ ​‍​‍‌‌​ ‌‌‌​‌​​‍ ‍‌‍​ ‌‍ ‌‍ ​‌ ‌‌‌‍ ‌‌‍ ‍‌ ​ ​‍‌‌​ ‌‌‌​​‍‌‌ ‌‍‍ ‌‍‌‌‌ ‍‌​‍‌‌​ ​ ‌​‌​​‍‌‌​ ​ ‌​‌​​‍‌‌​ ​‍​ ​‍​ ‌​​ ‌‍​ ‌‍​ ​ ​ ​ ​ ‍​​ ​‍​ ‍‌‌‍‌‌‌‍‌​​ ‌ ​ ‍​​‍‌‌​ ​‍​ ​‍​‍‌‌​ ‌‌‌​‌​​‍ ‍‌‍‍‌‌ ‌​‌‍‌‌‌‍ ‌‌ ​ ​‍‌‌​ ‌‌‌​​‍​ ‌‍​‍‌‌​ ‌‌‌​‌​​‍‌‍‌ ‌ ‌‍ ‌ ​‍‌‍‍ ‌ ​ ‌ ​​‌‍​‌‌‍​ ‌‍‌‌​ ‌‌ ​​‌ ​‍‌‍ ‌‍‌​‌ ‌‌‌‍​ ‌ ‌​‌‍‍‌‌‍ ‌‍ ‍​‍‌‍‌ ​​‌‍‌‌‌ ​‍‌ ​ ‌ ​​‌‍‌‌‌‍​ ‌ ‌​‌‍‍‌‌ ‌‍‌‍‌‌​ ‌‌ ​​‌ ‌‌‌‍​‍‌‍ ​‌‍‍‌‌ ​ ‌‍‍​‌‍‌‌‌‍‌​​‍​‍‌ ‌
100 g voita​​​​‌ ‍ ​‍​‍‌‍ ‌ ​‍‌‍‍‌‌‍‌ ‌‍‍‌‌‍ ‍​‍​‍​ ‍‍​‍​‍‌ ​ ‌‍​‌‌‍ ‍‌‍‍‌‌ ‌​‌ ‍‌​‍ ‍‌‍‍‌‌‍ ​‍​‍​‍ ​​‍​‍‌‍‍​‌ ​‍‌‍‌‌‌‍‌‍​‍​‍​ ‍‍​‍​‍‌‍‍​‌ ‌​‌ ‌​‌ ​​‌ ​ ​ ‍‍​‍ ​‍ ‌‍​ ‌‍ ‌‌ ​ ​‍ ‍‌‍​ ‌‍‌‌‌ ​‍‌ ‌‍‌‍‌‌‌ ​‍‌‍​‌​‍ ‍‌ ​ ‌‍‌‌​‍ ‌ ​​‌ ​‍‌‍ ‌‍‌​‌ ‌‌‌‍​ ‌ ‌​‌‍‍‌‌‍ ‌‍ ‍​‍ ‌‍‍‌‌‍ ‍‌ ‌​‌‍‌‌‌‍ ‍‌ ‌​​‍ ‌‍‌‌‌‍‌​‌‍‍‌‌ ‌​​‍ ‌‍ ‌‌‍ ‌‍‌​‌‍‌‌​ ‌‌ ​​‌ ​‍‌‍‌‌‌ ​ ‌‍‌‌‌‍ ‍‌ ‌​‌‍​‌‌ ‌​‌‍‍‌‌‍ ‌‍ ‍​ ‍ ‌‍‍‌‌‍‌​​ ‌‌‍​‍​ ‌​​ ‌ ‌‍‌‍​ ​‌‌‍‌‌‌‍‌​​ ‌‌​‍ ‌‌‍‌​​ ‍‌​ ​ ‌‍​‍​‍ ‌​ ‌​​ ‌‌​ ‌ ​ ‌ ​‍ ‌​ ‍​‌‍​‌​ ​‍‌‍‌​​‍ ‌​ ‌‍​ ​​​ ‌​​ ‍​​ ​ ​ ​​‌‍​‍​ ​‍‌‍​‍​ ‍‌‌‍‌‍​ ‌ ​ ‍ ‌ ‌​‌ ‍‌‌ ​​‌‍‌‌​ ‌‌ ​​‌‍​‌‌‍‌ ‌‍‌‌​ ‍ ‌ ​​‌‍​‌‌ ‌​‌‍‍​​ ‌‌‍​‍‌‍ ​‌‍ ‌‍​ ‌‍‍ ‌ ​ ​‍‌‌​ ‌‌‌​​‍‌‌ ‌‍‍ ‌‍‌‌‌ ‍‌​‍‌‌​ ​ ‌​‌​​‍‌‌​ ​ ‌​‌​​‍‌‌​ ​‍​ ​‍‌‍​‌​ ‌​‌‍​‌‌‍‌‍​ ​‌​ ​​‌‍​‌‌‍‌​​‍ ‌​ ‌ ​ ‌ ‌‍​ ​ ‍​​‍ ‌​ ‌​​ ​​‌‍​ ‌‍​‍​‍ ‌‌‍​‌​ ‌​‌‍​‍‌‍‌‌​‍ ‌​ ​ ​ ​‌​ ​​‌‍‌‌​ ‌‍​ ‍‌​ ‍​​ ‌​​ ‌‍​ ​‍​ ​‍​ ​‌​‍‌‌​ ​‍​ ​‍​‍‌‌​ ‌‌‌​‌​​‍ ‍‌‍​ ‌‍ ‌‍ ​‌ ‌‌‌‍ ‌‌‍ ‍‌ ​ ​‍‌‌​ ‌‌‌​​‍‌‌ ‌‍‍ ‌‍‌‌‌ ‍‌​‍‌‌​ ​ ‌​‌​​‍‌‌​ ​ ‌​‌​​‍‌‌​ ​‍​ ​‍​ ‌​​ ‌‍​ ‌‍​ ​ ​ ​ ​ ‍​​ ​‍​ ‍‌‌‍‌‌‌‍‌​​ ‌ ​ ‍​​‍‌‌​ ​‍​ ​‍​‍‌‌​ ‌‌‌​‌​​‍ ‍‌‍‍‌‌ ‌​‌‍‌‌‌‍ ‌‌ ​ ​‍‌‌​ ‌‌‌​​‍​ ‌ ​‍‌‌​ ‌‌‌​‌​​ ‌‍​‍‌‍​‌‌ ​ ‌‍‌‌‌‌‌‌‌ ​‍‌‍ ​​ ‌‌‍‍​‌ ‌​‌ ‌​‌ ​​‌ ​ ​‍‌‌​ ​ ‌​​‌​‍‌‌​ ​‍‌​‌‍​‍‌‌​ ​‍‌​‌‍‌‍​ ‌‍ ‌‌ ​ ​‍ ‍‌‍​ ‌‍‌‌‌ ​‍‌ ‌‍‌‍‌‌‌ ​‍‌‍​‌​‍ ‍‌ ​ ‌‍‌‌​‍‌‍‌‍‍‌‌‍‌​​ ‌‌‍​‍​ ‌​​ ‌ ‌‍‌‍​ ​‌‌‍‌‌‌‍‌​​ ‌‌​‍ ‌‌‍‌​​ ‍‌​ ​ ‌‍​‍​‍ ‌​ ‌​​ ‌‌​ ‌ ​ ‌ ​‍ ‌​ ‍​‌‍​‌​ ​‍‌‍‌​​‍ ‌​ ‌‍​ ​​​ ‌​​ ‍​​ ​ ​ ​​‌‍​‍​ ​‍‌‍​‍​ ‍‌‌‍‌‍​ ‌ ​‍‌‍‌ ‌​‌ ‍‌‌ ​​‌‍‌‌​ ‌‌ ​​‌‍​‌‌‍‌ ‌‍‌‌​‍‌‍‌ ​​‌‍​‌‌ ‌​‌‍‍​​ ‌‌‍​‍‌‍ ​‌‍ ‌‍​ ‌‍‍ ‌ ​ ​‍‌‌​ ‌‌‌​​‍‌‌ ‌‍‍ ‌‍‌‌‌ ‍‌​‍‌‌​ ​ ‌​‌​​‍‌‌​ ​ ‌​‌​​‍‌‌​ ​‍​ ​‍‌‍​‌​ ‌​‌‍​‌‌‍‌‍​ ​‌​ ​​‌‍​‌‌‍‌​​‍ ‌​ ‌ ​ ‌ ‌‍​ ​ ‍​​‍ ‌​ ‌​​ ​​‌‍​ ‌‍​‍​‍ ‌‌‍​‌​ ‌​‌‍​‍‌‍‌‌​‍ ‌​ ​ ​ ​‌​ ​​‌‍‌‌​ ‌‍​ ‍‌​ ‍​​ ‌​​ ‌‍​ ​‍​ ​‍​ ​‌​‍‌‌​ ​‍​ ​‍​‍‌‌​ ‌‌‌​‌​​‍ ‍‌‍​ ‌‍ ‌‍ ​‌ ‌‌‌‍ ‌‌‍ ‍‌ ​ ​‍‌‌​ ‌‌‌​​‍‌‌ ‌‍‍ ‌‍‌‌‌ ‍‌​‍‌‌​ ​ ‌​‌​​‍‌‌​ ​ ‌​‌​​‍‌‌​ ​‍​ ​‍​ ‌​​ ‌‍​ ‌‍​ ​ ​ ​ ​ ‍​​ ​‍​ ‍‌‌‍‌‌‌‍‌​​ ‌ ​ ‍​​‍‌‌​ ​‍​ ​‍​‍‌‌​ ‌‌‌​‌​​‍ ‍‌‍‍‌‌ ‌​‌‍‌‌‌‍ ‌‌ ​ ​‍‌‌​ ‌‌‌​​‍​ ‌ ​‍‌‌​ ‌‌‌​‌​​‍‌‍‌ ‌ ‌‍ ‌ ​‍‌‍‍ ‌ ​ ‌ ​​‌‍​‌‌‍​ ‌‍‌‌​ ‌‌ ​​‌ ​‍‌‍ ‌‍‌​‌ ‌‌‌‍​ ‌ ‌​‌‍‍‌‌‍ ‌‍ ‍​‍‌‍‌ ​​‌‍‌‌‌ ​‍‌ ​ ‌ ​​‌‍‌‌‌‍​ ‌ ‌​‌‍‍‌‌ ‌‍‌‍‌‌​ ‌‌ ​​‌ ‌‌‌‍​‍‌‍ ​‌‍‍‌‌ ​ ‌‍‍​‌‍‌‌‌‍‌​​‍​‍‌ ‌
2 mm suolaa​​​​‌ ‍ ​‍​‍‌‍ ‌ ​‍‌‍‍‌‌‍‌ ‌‍‍‌‌‍ ‍​‍​‍​ ‍‍​‍​‍‌ ​ ‌‍​‌‌‍ ‍‌‍‍‌‌ ‌​‌ ‍‌​‍ ‍‌‍‍‌‌‍ ​‍​‍​‍ ​​‍​‍‌‍‍​‌ ​‍‌‍‌‌‌‍‌‍​‍​‍​ ‍‍​‍​‍‌‍‍​‌ ‌​‌ ‌​‌ ​​‌ ​ ​ ‍‍​‍ ​‍ ‌‍​ ‌‍ ‌‌ ​ ​‍ ‍‌‍​ ‌‍‌‌‌ ​‍‌ ‌‍‌‍‌‌‌ ​‍‌‍​‌​‍ ‍‌ ​ ‌‍‌‌​‍ ‌ ​​‌ ​‍‌‍ ‌‍‌​‌ ‌‌‌‍​ ‌ ‌​‌‍‍‌‌‍ ‌‍ ‍​‍ ‌‍‍‌‌‍ ‍‌ ‌​‌‍‌‌‌‍ ‍‌ ‌​​‍ ‌‍‌‌‌‍‌​‌‍‍‌‌ ‌​​‍ ‌‍ ‌‌‍ ‌‍‌​‌‍‌‌​ ‌‌ ​​‌ ​‍‌‍‌‌‌ ​ ‌‍‌‌‌‍ ‍‌ ‌​‌‍​‌‌ ‌​‌‍‍‌‌‍ ‌‍ ‍​ ‍ ‌‍‍‌‌‍‌​​ ‌‌‍​‍​ ‌​​ ‌ ‌‍‌‍​ ​‌‌‍‌‌‌‍‌​​ ‌‌​‍ ‌‌‍‌​​ ‍‌​ ​ ‌‍​‍​‍ ‌​ ‌​​ ‌‌​ ‌ ​ ‌ ​‍ ‌​ ‍​‌‍​‌​ ​‍‌‍‌​​‍ ‌​ ‌‍​ ​​​ ‌​​ ‍​​ ​ ​ ​​‌‍​‍​ ​‍‌‍​‍​ ‍‌‌‍‌‍​ ‌ ​ ‍ ‌ ‌​‌ ‍‌‌ ​​‌‍‌‌​ ‌‌ ​​‌‍​‌‌‍‌ ‌‍‌‌​ ‍ ‌ ​​‌‍​‌‌ ‌​‌‍‍​​ ‌‌‍​‍‌‍ ​‌‍ ‌‍​ ‌‍‍ ‌ ​ ​‍‌‌​ ‌‌‌​​‍‌‌ ‌‍‍ ‌‍‌‌‌ ‍‌​‍‌‌​ ​ ‌​‌​​‍‌‌​ ​ ‌​‌​​‍‌‌​ ​‍​ ​‍‌‍​‌​ ‌​‌‍​‌‌‍‌‍​ ​‌​ ​​‌‍​‌‌‍‌​​‍ ‌​ ‌ ​ ‌ ‌‍​ ​ ‍​​‍ ‌​ ‌​​ ​​‌‍​ ‌‍​‍​‍ ‌‌‍​‌​ ‌​‌‍​‍‌‍‌‌​‍ ‌​ ​ ​ ​‌​ ​​‌‍‌‌​ ‌‍​ ‍‌​ ‍​​ ‌​​ ‌‍​ ​‍​ ​‍​ ​‌​‍‌‌​ ​‍​ ​‍​‍‌‌​ ‌‌‌​‌​​‍ ‍‌‍​ ‌‍ ‌‍ ​‌ ‌‌‌‍ ‌‌‍ ‍‌ ​ ​‍‌‌​ ‌‌‌​​‍‌‌ ‌‍‍ ‌‍‌‌‌ ‍‌​‍‌‌​ ​ ‌​‌​​‍‌‌​ ​ ‌​‌​​‍‌‌​ ​‍​ ​‍​ ‌​​ ‌‍​ ‌‍​ ​ ​ ​ ​ ‍​​ ​‍​ ‍‌‌‍‌‌‌‍‌​​ ‌ ​ ‍​​‍‌‌​ ​‍​ ​‍​‍‌‌​ ‌‌‌​‌​​‍ ‍‌‍‍‌‌ ‌​‌‍‌‌‌‍ ‌‌ ​ ​‍‌‌​ ‌‌‌​​‍​ ‍​​‍‌‌​ ‌‌‌​‌​​ ‌‍​‍‌‍​‌‌ ​ ‌‍‌‌‌‌‌‌‌ ​‍‌‍ ​​ ‌‌‍‍​‌ ‌​‌ ‌​‌ ​​‌ ​ ​‍‌‌​ ​ ‌​​‌​‍‌‌​ ​‍‌​‌‍​‍‌‌​ ​‍‌​‌‍‌‍​ ‌‍ ‌‌ ​ ​‍ ‍‌‍​ ‌‍‌‌‌ ​‍‌ ‌‍‌‍‌‌‌ ​‍‌‍​‌​‍ ‍‌ ​ ‌‍‌‌​‍‌‍‌‍‍‌‌‍‌​​ ‌‌‍​‍​ ‌​​ ‌ ‌‍‌‍​ ​‌‌‍‌‌‌‍‌​​ ‌‌​‍ ‌‌‍‌​​ ‍‌​ ​ ‌‍​‍​‍ ‌​ ‌​​ ‌‌​ ‌ ​ ‌ ​‍ ‌​ ‍​‌‍​‌​ ​‍‌‍‌​​‍ ‌​ ‌‍​ ​​​ ‌​​ ‍​​ ​ ​ ​​‌‍​‍​ ​‍‌‍​‍​ ‍‌‌‍‌‍​ ‌ ​‍‌‍‌ ‌​‌ ‍‌‌ ​​‌‍‌‌​ ‌‌ ​​‌‍​‌‌‍‌ ‌‍‌‌​‍‌‍‌ ​​‌‍​‌‌ ‌​‌‍‍​​ ‌‌‍​‍‌‍ ​‌‍ ‌‍​ ‌‍‍ ‌ ​ ​‍‌‌​ ‌‌‌​​‍‌‌ ‌‍‍ ‌‍‌‌‌ ‍‌​‍‌‌​ ​ ‌​‌​​‍‌‌​ ​ ‌​‌​​‍‌‌​ ​‍​ ​‍‌‍​‌​ ‌​‌‍​‌‌‍‌‍​ ​‌​ ​​‌‍​‌‌‍‌​​‍ ‌​ ‌ ​ ‌ ‌‍​ ​ ‍​​‍ ‌​ ‌​​ ​​‌‍​ ‌‍​‍​‍ ‌‌‍​‌​ ‌​‌‍​‍‌‍‌‌​‍ ‌​ ​ ​ ​‌​ ​​‌‍‌‌​ ‌‍​ ‍‌​ ‍​​ ‌​​ ‌‍​ ​‍​ ​‍​ ​‌​‍‌‌​ ​‍​ ​‍​‍‌‌​ ‌‌‌​‌​​‍ ‍‌‍​ ‌‍ ‌‍ ​‌ ‌‌‌‍ ‌‌‍ ‍‌ ​ ​‍‌‌​ ‌‌‌​​‍‌‌ ‌‍‍ ‌‍‌‌‌ ‍‌​‍‌‌​ ​ ‌​‌​​‍‌‌​ ​ ‌​‌​​‍‌‌​ ​‍​ ​‍​ ‌​​ ‌‍​ ‌‍​ ​ ​ ​ ​ ‍​​ ​‍​ ‍‌‌‍‌‌‌‍‌​​ ‌ ​ ‍​​‍‌‌​ ​‍​ ​‍​‍‌‌​ ‌‌‌​‌​​‍ ‍‌‍‍‌‌ ‌​‌‍‌‌‌‍ ‌‌ ​ ​‍‌‌​ ‌‌‌​​‍​ ‍​​‍‌‌​ ‌‌‌​‌​​‍‌‍‌ ‌ ‌‍ ‌ ​‍‌‍‍ ‌ ​ ‌ ​​‌‍​‌‌‍​ ‌‍‌‌​ ‌‌ ​​‌ ​‍‌‍ ‌‍‌​‌ ‌‌‌‍​ ‌ ‌​‌‍‍‌‌‍ ‌‍ ‍​‍‌‍‌ ​​‌‍‌‌‌ ​‍‌ ​ ‌ ​​‌‍‌‌‌‍​ ‌ ‌​‌‍‍‌‌ ‌‍‌‍‌‌​ ‌‌ ​​‌ ‌‌‌‍​‍‌‍ ​‌‍‍‌‌ ​ ‌‍‍​‌‍‌‌‌‍‌​​‍​‍‌ ‌
LÄMMIN PUOLUKKAHILLO​​​​‌ ‍ ​‍​‍‌‍ ‌ ​‍‌‍‍‌‌‍‌ ‌‍‍‌‌‍ ‍​‍​‍​ ‍‍​‍​‍‌ ​ ‌‍​‌‌‍ ‍‌‍‍‌‌ ‌​‌ ‍‌​‍ ‍‌‍‍‌‌‍ ​‍​‍​‍ ​​‍​‍‌‍‍​‌ ​‍‌‍‌‌‌‍‌‍​‍​‍​ ‍‍​‍​‍‌‍‍​‌ ‌​‌ ‌​‌ ​​‌ ​ ​ ‍‍​‍ ​‍ ‌‍​ ‌‍ ‌‌ ​ ​‍ ‍‌‍​ ‌‍‌‌‌ ​‍‌ ‌‍‌‍‌‌‌ ​‍‌‍​‌​‍ ‍‌ ​ ‌‍‌‌​‍ ‌ ​​‌ ​‍‌‍ ‌‍‌​‌ ‌‌‌‍​ ‌ ‌​‌‍‍‌‌‍ ‌‍ ‍​‍ ‌‍‍‌‌‍ ‍‌ ‌​‌‍‌‌‌‍ ‍‌ ‌​​‍ ‌‍‌‌‌‍‌​‌‍‍‌‌ ‌​​‍ ‌‍ ‌‌‍ ‌‍‌​‌‍‌‌​ ‌‌ ​​‌ ​‍‌‍‌‌‌ ​ ‌‍‌‌‌‍ ‍‌ ‌​‌‍​‌‌ ‌​‌‍‍‌‌‍ ‌‍ ‍​ ‍ ‌‍‍‌‌‍‌​​ ‌‌‍​‍​ ‌​​ ‌ ‌‍‌‍​ ​‌‌‍‌‌‌‍‌​​ ‌‌​‍ ‌‌‍‌​​ ‍‌​ ​ ‌‍​‍​‍ ‌​ ‌​​ ‌‌​ ‌ ​ ‌ ​‍ ‌​ ‍​‌‍​‌​ ​‍‌‍‌​​‍ ‌​ ‌‍​ ​​​ ‌​​ ‍​​ ​ ​ ​​‌‍​‍​ ​‍‌‍​‍​ ‍‌‌‍‌‍​ ‌ ​ ‍ ‌ ‌​‌ ‍‌‌ ​​‌‍‌‌​ ‌‌ ​​‌‍​‌‌‍‌ ‌‍‌‌​ ‍ ‌ ​​‌‍​‌‌ ‌​‌‍‍​​ ‌‌‍​‍‌‍ ​‌‍ ‌‍​ ‌‍‍ ‌ ​ ​‍‌‌​ ‌‌‌​​‍‌‌ ‌‍‍ ‌‍‌‌‌ ‍‌​‍‌‌​ ​ ‌​‌​​‍‌‌​ ​ ‌​‌​​‍‌‌​ ​‍​ ​‍‌‍​‌​ ‌​‌‍​‌‌‍‌‍​ ​‌​ ​​‌‍​‌‌‍‌​​‍ ‌​ ‌ ​ ‌ ‌‍​ ​ ‍​​‍ ‌​ ‌​​ ​​‌‍​ ‌‍​‍​‍ ‌‌‍​‌​ ‌​‌‍​‍‌‍‌‌​‍ ‌​ ​ ​ ​‌​ ​​‌‍‌‌​ ‌‍​ ‍‌​ ‍​​ ‌​​ ‌‍​ ​‍​ ​‍​ ​‌​‍‌‌​ ​‍​ ​‍​‍‌‌​ ‌‌‌​‌​​‍ ‍‌‍​ ‌‍ ‌‍ ​‌ ‌‌‌‍ ‌‌‍ ‍‌ ​ ​‍‌‌​ ‌‌‌​​‍‌‌ ‌‍‍ ‌‍‌‌‌ ‍‌​‍‌‌​ ​ ‌​‌​​‍‌‌​ ​ ‌​‌​​‍‌‌​ ​‍​ ​‍​ ‌​​ ‌‍​ ‌‍​ ​ ​ ​ ​ ‍​​ ​‍​ ‍‌‌‍‌‌‌‍‌​​ ‌ ​ ‍​​‍‌‌​ ​‍​ ​‍​‍‌‌​ ‌‌‌​‌​​‍ ‍‌‍‍‌‌ ‌​‌‍‌‌‌‍ ‌‌ ​ ​‍‌‌​ ‌‌‌​​‍​ ​‌​ ​​​‍‌‌​ ‌‌‌​‌​​ ‌‍​‍‌‍​‌‌ ​ ‌‍‌‌‌‌‌‌‌ ​‍‌‍ ​​ ‌‌‍‍​‌ ‌​‌ ‌​‌ ​​‌ ​ ​‍‌‌​ ​ ‌​​‌​‍‌‌​ ​‍‌​‌‍​‍‌‌​ ​‍‌​‌‍‌‍​ ‌‍ ‌‌ ​ ​‍ ‍‌‍​ ‌‍‌‌‌ ​‍‌ ‌‍‌‍‌‌‌ ​‍‌‍​‌​‍ ‍‌ ​ ‌‍‌‌​‍‌‍‌‍‍‌‌‍‌​​ ‌‌‍​‍​ ‌​​ ‌ ‌‍‌‍​ ​‌‌‍‌‌‌‍‌​​ ‌‌​‍ ‌‌‍‌​​ ‍‌​ ​ ‌‍​‍​‍ ‌​ ‌​​ ‌‌​ ‌ ​ ‌ ​‍ ‌​ ‍​‌‍​‌​ ​‍‌‍‌​​‍ ‌​ ‌‍​ ​​​ ‌​​ ‍​​ ​ ​ ​​‌‍​‍​ ​‍‌‍​‍​ ‍‌‌‍‌‍​ ‌ ​‍‌‍‌ ‌​‌ ‍‌‌ ​​‌‍‌‌​ ‌‌ ​​‌‍​‌‌‍‌ ‌‍‌‌​‍‌‍‌ ​​‌‍​‌‌ ‌​‌‍‍​​ ‌‌‍​‍‌‍ ​‌‍ ‌‍​ ‌‍‍ ‌ ​ ​‍‌‌​ ‌‌‌​​‍‌‌ ‌‍‍ ‌‍‌‌‌ ‍‌​‍‌‌​ ​ ‌​‌​​‍‌‌​ ​ ‌​‌​​‍‌‌​ ​‍​ ​‍‌‍​‌​ ‌​‌‍​‌‌‍‌‍​ ​‌​ ​​‌‍​‌‌‍‌​​‍ ‌​ ‌ ​ ‌ ‌‍​ ​ ‍​​‍ ‌​ ‌​​ ​​‌‍​ ‌‍​‍​‍ ‌‌‍​‌​ ‌​‌‍​‍‌‍‌‌​‍ ‌​ ​ ​ ​‌​ ​​‌‍‌‌​ ‌‍​ ‍‌​ ‍​​ ‌​​ ‌‍​ ​‍​ ​‍​ ​‌​‍‌‌​ ​‍​ ​‍​‍‌‌​ ‌‌‌​‌​​‍ ‍‌‍​ ‌‍ ‌‍ ​‌ ‌‌‌‍ ‌‌‍ ‍‌ ​ ​‍‌‌​ ‌‌‌​​‍‌‌ ‌‍‍ ‌‍‌‌‌ ‍‌​‍‌‌​ ​ ‌​‌​​‍‌‌​ ​ ‌​‌​​‍‌‌​ ​‍​ ​‍​ ‌​​ ‌‍​ ‌‍​ ​ ​ ​ ​ ‍​​ ​‍​ ‍‌‌‍‌‌‌‍‌​​ ‌ ​ ‍​​‍‌‌​ ​‍​ ​‍​‍‌‌​ ‌‌‌​‌​​‍ ‍‌‍‍‌‌ ‌​‌‍‌‌‌‍ ‌‌ ​ ​‍‌‌​ ‌‌‌​​‍​ ​‌​ ​​​‍‌‌​ ‌‌‌​‌​​‍‌‍‌ ‌ ‌‍ ‌ ​‍‌‍‍ ‌ ​ ‌ ​​‌‍​‌‌‍​ ‌‍‌‌​ ‌‌ ​​‌ ​‍‌‍ ‌‍‌​‌ ‌‌‌‍​ ‌ ‌​‌‍‍‌‌‍ ‌‍ ‍​‍‌‍‌ ​​‌‍‌‌‌ ​‍‌ ​ ‌ ​​‌‍‌‌‌‍​ ‌ ‌​‌‍‍‌‌ ‌‍‌‍‌‌​ ‌‌ ​​‌ ‌‌‌‍​‍‌‍ ​‌‍‍‌‌ ​ ‌‍‍​‌‍‌‌‌‍‌​​‍​‍‌ ‌
1 1/4 litraa puolukoita​​​​‌ ‍ ​‍​‍‌‍ ‌ ​‍‌‍‍‌‌‍‌ ‌‍‍‌‌‍ ‍​‍​‍​ ‍‍​‍​‍‌ ​ ‌‍​‌‌‍ ‍‌‍‍‌‌ ‌​‌ ‍‌​‍ ‍‌‍‍‌‌‍ ​‍​‍​‍ ​​‍​‍‌‍‍​‌ ​‍‌‍‌‌‌‍‌‍​‍​‍​ ‍‍​‍​‍‌‍‍​‌ ‌​‌ ‌​‌ ​​‌ ​ ​ ‍‍​‍ ​‍ ‌‍​ ‌‍ ‌‌ ​ ​‍ ‍‌‍​ ‌‍‌‌‌ ​‍‌ ‌‍‌‍‌‌‌ ​‍‌‍​‌​‍ ‍‌ ​ ‌‍‌‌​‍ ‌ ​​‌ ​‍‌‍ ‌‍‌​‌ ‌‌‌‍​ ‌ ‌​‌‍‍‌‌‍ ‌‍ ‍​‍ ‌‍‍‌‌‍ ‍‌ ‌​‌‍‌‌‌‍ ‍‌ ‌​​‍ ‌‍‌‌‌‍‌​‌‍‍‌‌ ‌​​‍ ‌‍ ‌‌‍ ‌‍‌​‌‍‌‌​ ‌‌ ​​‌ ​‍‌‍‌‌‌ ​ ‌‍‌‌‌‍ ‍‌ ‌​‌‍​‌‌ ‌​‌‍‍‌‌‍ ‌‍ ‍​ ‍ ‌‍‍‌‌‍‌​​ ‌‌‍​‍​ ‌​​ ‌ ‌‍‌‍​ ​‌‌‍‌‌‌‍‌​​ ‌‌​‍ ‌‌‍‌​​ ‍‌​ ​ ‌‍​‍​‍ ‌​ ‌​​ ‌‌​ ‌ ​ ‌ ​‍ ‌​ ‍​‌‍​‌​ ​‍‌‍‌​​‍ ‌​ ‌‍​ ​​​ ‌​​ ‍​​ ​ ​ ​​‌‍​‍​ ​‍‌‍​‍​ ‍‌‌‍‌‍​ ‌ ​ ‍ ‌ ‌​‌ ‍‌‌ ​​‌‍‌‌​ ‌‌ ​​‌‍​‌‌‍‌ ‌‍‌‌​ ‍ ‌ ​​‌‍​‌‌ ‌​‌‍‍​​ ‌‌‍​‍‌‍ ​‌‍ ‌‍​ ‌‍‍ ‌ ​ ​‍‌‌​ ‌‌‌​​‍‌‌ ‌‍‍ ‌‍‌‌‌ ‍‌​‍‌‌​ ​ ‌​‌​​‍‌‌​ ​ ‌​‌​​‍‌‌​ ​‍​ ​‍‌‍​‌​ ‌​‌‍​‌‌‍‌‍​ ​‌​ ​​‌‍​‌‌‍‌​​‍ ‌​ ‌ ​ ‌ ‌‍​ ​ ‍​​‍ ‌​ ‌​​ ​​‌‍​ ‌‍​‍​‍ ‌‌‍​‌​ ‌​‌‍​‍‌‍‌‌​‍ ‌​ ​ ​ ​‌​ ​​‌‍‌‌​ ‌‍​ ‍‌​ ‍​​ ‌​​ ‌‍​ ​‍​ ​‍​ ​‌​‍‌‌​ ​‍​ ​‍​‍‌‌​ ‌‌‌​‌​​‍ ‍‌‍​ ‌‍ ‌‍ ​‌ ‌‌‌‍ ‌‌‍ ‍‌ ​ ​‍‌‌​ ‌‌‌​​‍‌‌ ‌‍‍ ‌‍‌‌‌ ‍‌​‍‌‌​ ​ ‌​‌​​‍‌‌​ ​ ‌​‌​​‍‌‌​ ​‍​ ​‍​ ‌​​ ‌‍​ ‌‍​ ​ ​ ​ ​ ‍​​ ​‍​ ‍‌‌‍‌‌‌‍‌​​ ‌ ​ ‍​​‍‌‌​ ​‍​ ​‍​‍‌‌​ ‌‌‌​‌​​‍ ‍‌‍‍‌‌ ‌​‌‍‌‌‌‍ ‌‌ ​ ​‍‌‌​ ‌‌‌​​‍​ ​‌​ ​‌​‍‌‌​ ‌‌‌​‌​​ ‌‍​‍‌‍​‌‌ ​ ‌‍‌‌‌‌‌‌‌ ​‍‌‍ ​​ ‌‌‍‍​‌ ‌​‌ ‌​‌ ​​‌ ​ ​‍‌‌​ ​ ‌​​‌​‍‌‌​ ​‍‌​‌‍​‍‌‌​ ​‍‌​‌‍‌‍​ ‌‍ ‌‌ ​ ​‍ ‍‌‍​ ‌‍‌‌‌ ​‍‌ ‌‍‌‍‌‌‌ ​‍‌‍​‌​‍ ‍‌ ​ ‌‍‌‌​‍‌‍‌‍‍‌‌‍‌​​ ‌‌‍​‍​ ‌​​ ‌ ‌‍‌‍​ ​‌‌‍‌‌‌‍‌​​ ‌‌​‍ ‌‌‍‌​​ ‍‌​ ​ ‌‍​‍​‍ ‌​ ‌​​ ‌‌​ ‌ ​ ‌ ​‍ ‌​ ‍​‌‍​‌​ ​‍‌‍‌​​‍ ‌​ ‌‍​ ​​​ ‌​​ ‍​​ ​ ​ ​​‌‍​‍​ ​‍‌‍​‍​ ‍‌‌‍‌‍​ ‌ ​‍‌‍‌ ‌​‌ ‍‌‌ ​​‌‍‌‌​ ‌‌ ​​‌‍​‌‌‍‌ ‌‍‌‌​‍‌‍‌ ​​‌‍​‌‌ ‌​‌‍‍​​ ‌‌‍​‍‌‍ ​‌‍ ‌‍​ ‌‍‍ ‌ ​ ​‍‌‌​ ‌‌‌​​‍‌‌ ‌‍‍ ‌‍‌‌‌ ‍‌​‍‌‌​ ​ ‌​‌​​‍‌‌​ ​ ‌​‌​​‍‌‌​ ​‍​ ​‍‌‍​‌​ ‌​‌‍​‌‌‍‌‍​ ​‌​ ​​‌‍​‌‌‍‌​​‍ ‌​ ‌ ​ ‌ ‌‍​ ​ ‍​​‍ ‌​ ‌​​ ​​‌‍​ ‌‍​‍​‍ ‌‌‍​‌​ ‌​‌‍​‍‌‍‌‌​‍ ‌​ ​ ​ ​‌​ ​​‌‍‌‌​ ‌‍​ ‍‌​ ‍​​ ‌​​ ‌‍​ ​‍​ ​‍​ ​‌​‍‌‌​ ​‍​ ​‍​‍‌‌​ ‌‌‌​‌​​‍ ‍‌‍​ ‌‍ ‌‍ ​‌ ‌‌‌‍ ‌‌‍ ‍‌ ​ ​‍‌‌​ ‌‌‌​​‍‌‌ ‌‍‍ ‌‍‌‌‌ ‍‌​‍‌‌​ ​ ‌​‌​​‍‌‌​ ​ ‌​‌​​‍‌‌​ ​‍​ ​‍​ ‌​​ ‌‍​ ‌‍​ ​ ​ ​ ​ ‍​​ ​‍​ ‍‌‌‍‌‌‌‍‌​​ ‌ ​ ‍​​‍‌‌​ ​‍​ ​‍​‍‌‌​ ‌‌‌​‌​​‍ ‍‌‍‍‌‌ ‌​‌‍‌‌‌‍ ‌‌ ​ ​‍‌‌​ ‌‌‌​​‍​ ​‌​ ​‌​‍‌‌​ ‌‌‌​‌​​‍‌‍‌ ‌ ‌‍ ‌ ​‍‌‍‍ ‌ ​ ‌ ​​‌‍​‌‌‍​ ‌‍‌‌​ ‌‌ ​​‌ ​‍‌‍ ‌‍‌​‌ ‌‌‌‍​ ‌ ‌​‌‍‍‌‌‍ ‌‍ ‍​‍‌‍‌ ​​‌‍‌‌‌ ​‍‌ ​ ‌ ​​‌‍‌‌‌‍​ ‌ ‌​‌‍‍‌‌ ‌‍‌‍‌‌​ ‌‌ ​​‌ ‌‌‌‍​‍‌‍ ​‌‍‍‌‌ ​ ‌‍‍​‌‍‌‌‌‍‌​​‍​‍‌ ‌
6 dl sokeria​​​​‌ ‍ ​‍​‍‌‍ ‌ ​‍‌‍‍‌‌‍‌ ‌‍‍‌‌‍ ‍​‍​‍​ ‍‍​‍​‍‌ ​ ‌‍​‌‌‍ ‍‌‍‍‌‌ ‌​‌ ‍‌​‍ ‍‌‍‍‌‌‍ ​‍​‍​‍ ​​‍​‍‌‍‍​‌ ​‍‌‍‌‌‌‍‌‍​‍​‍​ ‍‍​‍​‍‌‍‍​‌ ‌​‌ ‌​‌ ​​‌ ​ ​ ‍‍​‍ ​‍ ‌‍​ ‌‍ ‌‌ ​ ​‍ ‍‌‍​ ‌‍‌‌‌ ​‍‌ ‌‍‌‍‌‌‌ ​‍‌‍​‌​‍ ‍‌ ​ ‌‍‌‌​‍ ‌ ​​‌ ​‍‌‍ ‌‍‌​‌ ‌‌‌‍​ ‌ ‌​‌‍‍‌‌‍ ‌‍ ‍​‍ ‌‍‍‌‌‍ ‍‌ ‌​‌‍‌‌‌‍ ‍‌ ‌​​‍ ‌‍‌‌‌‍‌​‌‍‍‌‌ ‌​​‍ ‌‍ ‌‌‍ ‌‍‌​‌‍‌‌​ ‌‌ ​​‌ ​‍‌‍‌‌‌ ​ ‌‍‌‌‌‍ ‍‌ ‌​‌‍​‌‌ ‌​‌‍‍‌‌‍ ‌‍ ‍​ ‍ ‌‍‍‌‌‍‌​​ ‌‌‍​‍​ ‌​​ ‌ ‌‍‌‍​ ​‌‌‍‌‌‌‍‌​​ ‌‌​‍ ‌‌‍‌​​ ‍‌​ ​ ‌‍​‍​‍ ‌​ ‌​​ ‌‌​ ‌ ​ ‌ ​‍ ‌​ ‍​‌‍​‌​ ​‍‌‍‌​​‍ ‌​ ‌‍​ ​​​ ‌​​ ‍​​ ​ ​ ​​‌‍​‍​ ​‍‌‍​‍​ ‍‌‌‍‌‍​ ‌ ​ ‍ ‌ ‌​‌ ‍‌‌ ​​‌‍‌‌​ ‌‌ ​​‌‍​‌‌‍‌ ‌‍‌‌​ ‍ ‌ ​​‌‍​‌‌ ‌​‌‍‍​​ ‌‌‍​‍‌‍ ​‌‍ ‌‍​ ‌‍‍ ‌ ​ ​‍‌‌​ ‌‌‌​​‍‌‌ ‌‍‍ ‌‍‌‌‌ ‍‌​‍‌‌​ ​ ‌​‌​​‍‌‌​ ​ ‌​‌​​‍‌‌​ ​‍​ ​‍‌‍​‌​ ‌​‌‍​‌‌‍‌‍​ ​‌​ ​​‌‍​‌‌‍‌​​‍ ‌​ ‌ ​ ‌ ‌‍​ ​ ‍​​‍ ‌​ ‌​​ ​​‌‍​ ‌‍​‍​‍ ‌‌‍​‌​ ‌​‌‍​‍‌‍‌‌​‍ ‌​ ​ ​ ​‌​ ​​‌‍‌‌​ ‌‍​ ‍‌​ ‍​​ ‌​​ ‌‍​ ​‍​ ​‍​ ​‌​‍‌‌​ ​‍​ ​‍​‍‌‌​ ‌‌‌​‌​​‍ ‍‌‍​ ‌‍ ‌‍ ​‌ ‌‌‌‍ ‌‌‍ ‍‌ ​ ​‍‌‌​ ‌‌‌​​‍‌‌ ‌‍‍ ‌‍‌‌‌ ‍‌​‍‌‌​ ​ ‌​‌​​‍‌‌​ ​ ‌​‌​​‍‌‌​ ​‍​ ​‍​ ‌​​ ‌‍​ ‌‍​ ​ ​ ​ ​ ‍​​ ​‍​ ‍‌‌‍‌‌‌‍‌​​ ‌ ​ ‍​​‍‌‌​ ​‍​ ​‍​‍‌‌​ ‌‌‌​‌​​‍ ‍‌‍‍‌‌ ‌​‌‍‌‌‌‍ ‌‌ ​ ​‍‌‌​ ‌‌‌​​‍​ ​‌​ ​‍​‍‌‌​ ‌‌‌​‌​​ ‌‍​‍‌‍​‌‌ ​ ‌‍‌‌‌‌‌‌‌ ​‍‌‍ ​​ ‌‌‍‍​‌ ‌​‌ ‌​‌ ​​‌ ​ ​‍‌‌​ ​ ‌​​‌​‍‌‌​ ​‍‌​‌‍​‍‌‌​ ​‍‌​‌‍‌‍​ ‌‍ ‌‌ ​ ​‍ ‍‌‍​ ‌‍‌‌‌ ​‍‌ ‌‍‌‍‌‌‌ ​‍‌‍​‌​‍ ‍‌ ​ ‌‍‌‌​‍‌‍‌‍‍‌‌‍‌​​ ‌‌‍​‍​ ‌​​ ‌ ‌‍‌‍​ ​‌‌‍‌‌‌‍‌​​ ‌‌​‍ ‌‌‍‌​​ ‍‌​ ​ ‌‍​‍​‍ ‌​ ‌​​ ‌‌​ ‌ ​ ‌ ​‍ ‌​ ‍​‌‍​‌​ ​‍‌‍‌​​‍ ‌​ ‌‍​ ​​​ ‌​​ ‍​​ ​ ​ ​​‌‍​‍​ ​‍‌‍​‍​ ‍‌‌‍‌‍​ ‌ ​‍‌‍‌ ‌​‌ ‍‌‌ ​​‌‍‌‌​ ‌‌ ​​‌‍​‌‌‍‌ ‌‍‌‌​‍‌‍‌ ​​‌‍​‌‌ ‌​‌‍‍​​ ‌‌‍​‍‌‍ ​‌‍ ‌‍​ ‌‍‍ ‌ ​ ​‍‌‌​ ‌‌‌​​‍‌‌ ‌‍‍ ‌‍‌‌‌ ‍‌​‍‌‌​ ​ ‌​‌​​‍‌‌​ ​ ‌​‌​​‍‌‌​ ​‍​ ​‍‌‍​‌​ ‌​‌‍​‌‌‍‌‍​ ​‌​ ​​‌‍​‌‌‍‌​​‍ ‌​ ‌ ​ ‌ ‌‍​ ​ ‍​​‍ ‌​ ‌​​ ​​‌‍​ ‌‍​‍​‍ ‌‌‍​‌​ ‌​‌‍​‍‌‍‌‌​‍ ‌​ ​ ​ ​‌​ ​​‌‍‌‌​ ‌‍​ ‍‌​ ‍​​ ‌​​ ‌‍​ ​‍​ ​‍​ ​‌​‍‌‌​ ​‍​ ​‍​‍‌‌​ ‌‌‌​‌​​‍ ‍‌‍​ ‌‍ ‌‍ ​‌ ‌‌‌‍ ‌‌‍ ‍‌ ​ ​‍‌‌​ ‌‌‌​​‍‌‌ ‌‍‍ ‌‍‌‌‌ ‍‌​‍‌‌​ ​ ‌​‌​​‍‌‌​ ​ ‌​‌​​‍‌‌​ ​‍​ ​‍​ ‌​​ ‌‍​ ‌‍​ ​ ​ ​ ​ ‍​​ ​‍​ ‍‌‌‍‌‌‌‍‌​​ ‌ ​ ‍​​‍‌‌​ ​‍​ ​‍​‍‌‌​ ‌‌‌​‌​​‍ ‍‌‍‍‌‌ ‌​‌‍‌‌‌‍ ‌‌ ​ ​‍‌‌​ ‌‌‌​​‍​ ​‌​ ​‍​‍‌‌​ ‌‌‌​‌​​‍‌‍‌ ‌ ‌‍ ‌ ​‍‌‍‍ ‌ ​ ‌ ​​‌‍​‌‌‍​ ‌‍‌‌​ ‌‌ ​​‌ ​‍‌‍ ‌‍‌​‌ ‌‌‌‍​ ‌ ‌​‌‍‍‌‌‍ ‌‍ ‍​‍‌‍‌ ​​‌‍‌‌‌ ​‍‌ ​ ‌ ​​‌‍‌‌‌‍​ ‌ ‌​‌‍‍‌‌ ‌‍‌‍‌‌​ ‌‌ ​​‌ ‌‌‌‍​‍‌‍ ​‌‍‍‌‌ ​ ‌‍‍​‌‍‌‌‌‍‌​​‍​‍‌ ‌
1-2 cm hienoksi silputtua punaista chiliä​​​​‌ ‍ ​‍​‍‌‍ ‌ ​‍‌‍‍‌‌‍‌ ‌‍‍‌‌‍ ‍​‍​‍​ ‍‍​‍​‍‌ ​ ‌‍​‌‌‍ ‍‌‍‍‌‌ ‌​‌ ‍‌​‍ ‍‌‍‍‌‌‍ ​‍​‍​‍ ​​‍​‍‌‍‍​‌ ​‍‌‍‌‌‌‍‌‍​‍​‍​ ‍‍​‍​‍‌‍‍​‌ ‌​‌ ‌​‌ ​​‌ ​ ​ ‍‍​‍ ​‍ ‌‍​ ‌‍ ‌‌ ​ ​‍ ‍‌‍​ ‌‍‌‌‌ ​‍‌ ‌‍‌‍‌‌‌ ​‍‌‍​‌​‍ ‍‌ ​ ‌‍‌‌​‍ ‌ ​​‌ ​‍‌‍ ‌‍‌​‌ ‌‌‌‍​ ‌ ‌​‌‍‍‌‌‍ ‌‍ ‍​‍ ‌‍‍‌‌‍ ‍‌ ‌​‌‍‌‌‌‍ ‍‌ ‌​​‍ ‌‍‌‌‌‍‌​‌‍‍‌‌ ‌​​‍ ‌‍ ‌‌‍ ‌‍‌​‌‍‌‌​ ‌‌ ​​‌ ​‍‌‍‌‌‌ ​ ‌‍‌‌‌‍ ‍‌ ‌​‌‍​‌‌ ‌​‌‍‍‌‌‍ ‌‍ ‍​ ‍ ‌‍‍‌‌‍‌​​ ‌‌‍​‍​ ‌​​ ‌ ‌‍‌‍​ ​‌‌‍‌‌‌‍‌​​ ‌‌​‍ ‌‌‍‌​​ ‍‌​ ​ ‌‍​‍​‍ ‌​ ‌​​ ‌‌​ ‌ ​ ‌ ​‍ ‌​ ‍​‌‍​‌​ ​‍‌‍‌​​‍ ‌​ ‌‍​ ​​​ ‌​​ ‍​​ ​ ​ ​​‌‍​‍​ ​‍‌‍​‍​ ‍‌‌‍‌‍​ ‌ ​ ‍ ‌ ‌​‌ ‍‌‌ ​​‌‍‌‌​ ‌‌ ​​‌‍​‌‌‍‌ ‌‍‌‌​ ‍ ‌ ​​‌‍​‌‌ ‌​‌‍‍​​ ‌‌‍​‍‌‍ ​‌‍ ‌‍​ ‌‍‍ ‌ ​ ​‍‌‌​ ‌‌‌​​‍‌‌ ‌‍‍ ‌‍‌‌‌ ‍‌​‍‌‌​ ​ ‌​‌​​‍‌‌​ ​ ‌​‌​​‍‌‌​ ​‍​ ​‍‌‍​‌​ ‌​‌‍​‌‌‍‌‍​ ​‌​ ​​‌‍​‌‌‍‌​​‍ ‌​ ‌ ​ ‌ ‌‍​ ​ ‍​​‍ ‌​ ‌​​ ​​‌‍​ ‌‍​‍​‍ ‌‌‍​‌​ ‌​‌‍​‍‌‍‌‌​‍ ‌​ ​ ​ ​‌​ ​​‌‍‌‌​ ‌‍​ ‍‌​ ‍​​ ‌​​ ‌‍​ ​‍​ ​‍​ ​‌​‍‌‌​ ​‍​ ​‍​‍‌‌​ ‌‌‌​‌​​‍ ‍‌‍​ ‌‍ ‌‍ ​‌ ‌‌‌‍ ‌‌‍ ‍‌ ​ ​‍‌‌​ ‌‌‌​​‍‌‌ ‌‍‍ ‌‍‌‌‌ ‍‌​‍‌‌​ ​ ‌​‌​​‍‌‌​ ​ ‌​‌​​‍‌‌​ ​‍​ ​‍​ ‌​​ ‌‍​ ‌‍​ ​ ​ ​ ​ ‍​​ ​‍​ ‍‌‌‍‌‌‌‍‌​​ ‌ ​ ‍​​‍‌‌​ ​‍​ ​‍​‍‌‌​ ‌‌‌​‌​​‍ ‍‌‍‍‌‌ ‌​‌‍‌‌‌‍ ‌‌ ​ ​‍‌‌​ ‌‌‌​​‍​ ​‌​ ​ ​‍‌‌​ ‌‌‌​‌​​ ‌‍​‍‌‍​‌‌ ​ ‌‍‌‌‌‌‌‌‌ ​‍‌‍ ​​ ‌‌‍‍​‌ ‌​‌ ‌​‌ ​​‌ ​ ​‍‌‌​ ​ ‌​​‌​‍‌‌​ ​‍‌​‌‍​‍‌‌​ ​‍‌​‌‍‌‍​ ‌‍ ‌‌ ​ ​‍ ‍‌‍​ ‌‍‌‌‌ ​‍‌ ‌‍‌‍‌‌‌ ​‍‌‍​‌​‍ ‍‌ ​ ‌‍‌‌​‍‌‍‌‍‍‌‌‍‌​​ ‌‌‍​‍​ ‌​​ ‌ ‌‍‌‍​ ​‌‌‍‌‌‌‍‌​​ ‌‌​‍ ‌‌‍‌​​ ‍‌​ ​ ‌‍​‍​‍ ‌​ ‌​​ ‌‌​ ‌ ​ ‌ ​‍ ‌​ ‍​‌‍​‌​ ​‍‌‍‌​​‍ ‌​ ‌‍​ ​​​ ‌​​ ‍​​ ​ ​ ​​‌‍​‍​ ​‍‌‍​‍​ ‍‌‌‍‌‍​ ‌ ​‍‌‍‌ ‌​‌ ‍‌‌ ​​‌‍‌‌​ ‌‌ ​​‌‍​‌‌‍‌ ‌‍‌‌​‍‌‍‌ ​​‌‍​‌‌ ‌​‌‍‍​​ ‌‌‍​‍‌‍ ​‌‍ ‌‍​ ‌‍‍ ‌ ​ ​‍‌‌​ ‌‌‌​​‍‌‌ ‌‍‍ ‌‍‌‌‌ ‍‌​‍‌‌​ ​ ‌​‌​​‍‌‌​ ​ ‌​‌​​‍‌‌​ ​‍​ ​‍‌‍​‌​ ‌​‌‍​‌‌‍‌‍​ ​‌​ ​​‌‍​‌‌‍‌​​‍ ‌​ ‌ ​ ‌ ‌‍​ ​ ‍​​‍ ‌​ ‌​​ ​​‌‍​ ‌‍​‍​‍ ‌‌‍​‌​ ‌​‌‍​‍‌‍‌‌​‍ ‌​ ​ ​ ​‌​ ​​‌‍‌‌​ ‌‍​ ‍‌​ ‍​​ ‌​​ ‌‍​ ​‍​ ​‍​ ​‌​‍‌‌​ ​‍​ ​‍​‍‌‌​ ‌‌‌​‌​​‍ ‍‌‍​ ‌‍ ‌‍ ​‌ ‌‌‌‍ ‌‌‍ ‍‌ ​ ​‍‌‌​ ‌‌‌​​‍‌‌ ‌‍‍ ‌‍‌‌‌ ‍‌​‍‌‌​ ​ ‌​‌​​‍‌‌​ ​ ‌​‌​​‍‌‌​ ​‍​ ​‍​ ‌​​ ‌‍​ ‌‍​ ​ ​ ​ ​ ‍​​ ​‍​ ‍‌‌‍‌‌‌‍‌​​ ‌ ​ ‍​​‍‌‌​ ​‍​ ​‍​‍‌‌​ ‌‌‌​‌​​‍ ‍‌‍‍‌‌ ‌​‌‍‌‌‌‍ ‌‌ ​ ​‍‌‌​ ‌‌‌​​‍​ ​‌​ ​ ​‍‌‌​ ‌‌‌​‌​​‍‌‍‌ ‌ ‌‍ ‌ ​‍‌‍‍ ‌ ​ ‌ ​​‌‍​‌‌‍​ ‌‍‌‌​ ‌‌ ​​‌ ​‍‌‍ ‌‍‌​‌ ‌‌‌‍​ ‌ ‌​‌‍‍‌‌‍ ‌‍ ‍​‍‌‍‌ ​​‌‍‌‌‌ ​‍‌ ​ ‌ ​​‌‍‌‌‌‍​ ‌ ‌​‌‍‍‌‌ ‌‍‌‍‌‌​ ‌‌ ​​‌ ‌‌‌‍​‍‌‍ ​‌‍‍‌‌ ​ ‌‍‍​‌‍‌‌‌‍‌​​‍​‍‌ ‌
1,5 dl vettä​​​​‌ ‍ ​‍​‍‌‍ ‌ ​‍‌‍‍‌‌‍‌ ‌‍‍‌‌‍ ‍​‍​‍​ ‍‍​‍​‍‌ ​ ‌‍​‌‌‍ ‍‌‍‍‌‌ ‌​‌ ‍‌​‍ ‍‌‍‍‌‌‍ ​‍​‍​‍ ​​‍​‍‌‍‍​‌ ​‍‌‍‌‌‌‍‌‍​‍​‍​ ‍‍​‍​‍‌‍‍​‌ ‌​‌ ‌​‌ ​​‌ ​ ​ ‍‍​‍ ​‍ ‌‍​ ‌‍ ‌‌ ​ ​‍ ‍‌‍​ ‌‍‌‌‌ ​‍‌ ‌‍‌‍‌‌‌ ​‍‌‍​‌​‍ ‍‌ ​ ‌‍‌‌​‍ ‌ ​​‌ ​‍‌‍ ‌‍‌​‌ ‌‌‌‍​ ‌ ‌​‌‍‍‌‌‍ ‌‍ ‍​‍ ‌‍‍‌‌‍ ‍‌ ‌​‌‍‌‌‌‍ ‍‌ ‌​​‍ ‌‍‌‌‌‍‌​‌‍‍‌‌ ‌​​‍ ‌‍ ‌‌‍ ‌‍‌​‌‍‌‌​ ‌‌ ​​‌ ​‍‌‍‌‌‌ ​ ‌‍‌‌‌‍ ‍‌ ‌​‌‍​‌‌ ‌​‌‍‍‌‌‍ ‌‍ ‍​ ‍ ‌‍‍‌‌‍‌​​ ‌‌‍​‍​ ‌​​ ‌ ‌‍‌‍​ ​‌‌‍‌‌‌‍‌​​ ‌‌​‍ ‌‌‍‌​​ ‍‌​ ​ ‌‍​‍​‍ ‌​ ‌​​ ‌‌​ ‌ ​ ‌ ​‍ ‌​ ‍​‌‍​‌​ ​‍‌‍‌​​‍ ‌​ ‌‍​ ​​​ ‌​​ ‍​​ ​ ​ ​​‌‍​‍​ ​‍‌‍​‍​ ‍‌‌‍‌‍​ ‌ ​ ‍ ‌ ‌​‌ ‍‌‌ ​​‌‍‌‌​ ‌‌ ​​‌‍​‌‌‍‌ ‌‍‌‌​ ‍ ‌ ​​‌‍​‌‌ ‌​‌‍‍​​ ‌‌‍​‍‌‍ ​‌‍ ‌‍​ ‌‍‍ ‌ ​ ​‍‌‌​ ‌‌‌​​‍‌‌ ‌‍‍ ‌‍‌‌‌ ‍‌​‍‌‌​ ​ ‌​‌​​‍‌‌​ ​ ‌​‌​​‍‌‌​ ​‍​ ​‍‌‍​‌​ ‌​‌‍​‌‌‍‌‍​ ​‌​ ​​‌‍​‌‌‍‌​​‍ ‌​ ‌ ​ ‌ ‌‍​ ​ ‍​​‍ ‌​ ‌​​ ​​‌‍​ ‌‍​‍​‍ ‌‌‍​‌​ ‌​‌‍​‍‌‍‌‌​‍ ‌​ ​ ​ ​‌​ ​​‌‍‌‌​ ‌‍​ ‍‌​ ‍​​ ‌​​ ‌‍​ ​‍​ ​‍​ ​‌​‍‌‌​ ​‍​ ​‍​‍‌‌​ ‌‌‌​‌​​‍ ‍‌‍​ ‌‍ ‌‍ ​‌ ‌‌‌‍ ‌‌‍ ‍‌ ​ ​‍‌‌​ ‌‌‌​​‍‌‌ ‌‍‍ ‌‍‌‌‌ ‍‌​‍‌‌​ ​ ‌​‌​​‍‌‌​ ​ ‌​‌​​‍‌‌​ ​‍​ ​‍​ ‌​​ ‌‍​ ‌‍​ ​ ​ ​ ​ ‍​​ ​‍​ ‍‌‌‍‌‌‌‍‌​​ ‌ ​ ‍​​‍‌‌​ ​‍​ ​‍​‍‌‌​ ‌‌‌​‌​​‍ ‍‌‍‍‌‌ ‌​‌‍‌‌‌‍ ‌‌ ​ ​‍‌‌​ ‌‌‌​​‍​ ​‌​ ‌​​‍‌‌​ ‌‌‌​‌​​ ‌‍​‍‌‍​‌‌ ​ ‌‍‌‌‌‌‌‌‌ ​‍‌‍ ​​ ‌‌‍‍​‌ ‌​‌ ‌​‌ ​​‌ ​ ​‍‌‌​ ​ ‌​​‌​‍‌‌​ ​‍‌​‌‍​‍‌‌​ ​‍‌​‌‍‌‍​ ‌‍ ‌‌ ​ ​‍ ‍‌‍​ ‌‍‌‌‌ ​‍‌ ‌‍‌‍‌‌‌ ​‍‌‍​‌​‍ ‍‌ ​ ‌‍‌‌​‍‌‍‌‍‍‌‌‍‌​​ ‌‌‍​‍​ ‌​​ ‌ ‌‍‌‍​ ​‌‌‍‌‌‌‍‌​​ ‌‌​‍ ‌‌‍‌​​ ‍‌​ ​ ‌‍​‍​‍ ‌​ ‌​​ ‌‌​ ‌ ​ ‌ ​‍ ‌​ ‍​‌‍​‌​ ​‍‌‍‌​​‍ ‌​ ‌‍​ ​​​ ‌​​ ‍​​ ​ ​ ​​‌‍​‍​ ​‍‌‍​‍​ ‍‌‌‍‌‍​ ‌ ​‍‌‍‌ ‌​‌ ‍‌‌ ​​‌‍‌‌​ ‌‌ ​​‌‍​‌‌‍‌ ‌‍‌‌​‍‌‍‌ ​​‌‍​‌‌ ‌​‌‍‍​​ ‌‌‍​‍‌‍ ​‌‍ ‌‍​ ‌‍‍ ‌ ​ ​‍‌‌​ ‌‌‌​​‍‌‌ ‌‍‍ ‌‍‌‌‌ ‍‌​‍‌‌​ ​ ‌​‌​​‍‌‌​ ​ ‌​‌​​‍‌‌​ ​‍​ ​‍‌‍​‌​ ‌​‌‍​‌‌‍‌‍​ ​‌​ ​​‌‍​‌‌‍‌​​‍ ‌​ ‌ ​ ‌ ‌‍​ ​ ‍​​‍ ‌​ ‌​​ ​​‌‍​ ‌‍​‍​‍ ‌‌‍​‌​ ‌​‌‍​‍‌‍‌‌​‍ ‌​ ​ ​ ​‌​ ​​‌‍‌‌​ ‌‍​ ‍‌​ ‍​​ ‌​​ ‌‍​ ​‍​ ​‍​ ​‌​‍‌‌​ ​‍​ ​‍​‍‌‌​ ‌‌‌​‌​​‍ ‍‌‍​ ‌‍ ‌‍ ​‌ ‌‌‌‍ ‌‌‍ ‍‌ ​ ​‍‌‌​ ‌‌‌​​‍‌‌ ‌‍‍ ‌‍‌‌‌ ‍‌​‍‌‌​ ​ ‌​‌​​‍‌‌​ ​ ‌​‌​​‍‌‌​ ​‍​ ​‍​ ‌​​ ‌‍​ ‌‍​ ​ ​ ​ ​ ‍​​ ​‍​ ‍‌‌‍‌‌‌‍‌​​ ‌ ​ ‍​​‍‌‌​ ​‍​ ​‍​‍‌‌​ ‌‌‌​‌​​‍ ‍‌‍‍‌‌ ‌​‌‍‌‌‌‍ ‌‌ ​ ​‍‌‌​ ‌‌‌​​‍​ ​‌​ ‌​​‍‌‌​ ‌‌‌​‌​​‍‌‍‌ ‌ ‌‍ ‌ ​‍‌‍‍ ‌ ​ ‌ ​​‌‍​‌‌‍​ ‌‍‌‌​ ‌‌ ​​‌ ​‍‌‍ ‌‍‌​‌ ‌‌‌‍​ ‌ ‌​‌‍‍‌‌‍ ‌‍ ‍​‍‌‍‌ ​​‌‍‌‌‌ ​‍‌ ​ ‌ ​​‌‍‌‌‌‍​ ‌ ‌​‌‍‍‌‌ ‌‍‌‍‌‌​ ‌‌ ​​‌ ‌‌‌‍​‍‌‍ ​‌‍‍‌‌ ​ ‌‍‍​‌‍‌‌‌‍‌​​‍​‍‌ ‌
Valmistus: